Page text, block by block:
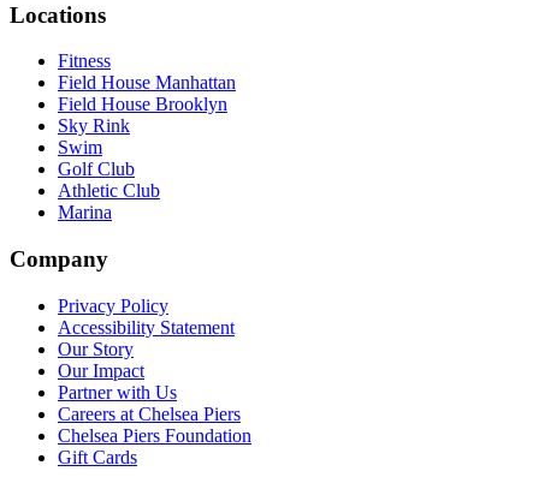
Locations​​​​‌ ‍ ​‍​‍‌‍ ‌ ​‍‌‍‍‌‌‍‌ ‌‍‍‌‌‍ ‍​‍​‍​ ‍‍​‍​‍‌ ​ ‌‍​‌‌‍ ‍‌‍‍‌‌ ‌​‌ ‍‌​‍ ‍‌‍‍‌‌‍ ​‍​‍​‍ ​​‍​‍‌‍‍​‌ ​‍‌‍‌‌‌‍‌‍​‍​‍​ ‍‍​‍​‍‌‍‍​‌ ‌​‌ ‌​‌ ​​‌ ​ ​ ‍‍​‍ ​‍ ‌‍​ ‌‍‍​‌‍‌‌‌‍ ​‌ ​ ‌‍‌‌‌‍​‌‌ ​​‌‍‍‌‌‍‌‌‌ ​‍‌ ​ ​‍ ‍‌ ​ ‌‍​‌‌‍ ‍‌‍‍‌‌ ‌​‌ ‍‌​‍ ‍‌ ​ ‌ ‌​‌ ‌‌‌‍‌​‌‍‍‌‌‍ ​‍ ‌‍‍‌‌‍ ‍‌ ‌​‌‍‌‌‌‍ ‍‌ ‌​​‍ ‌‍‌‌‌‍‌​‌‍‍‌‌ ‌​​‍ ‌‍ ‌‌‍ ‌‍‌​‌‍‌‌​ ‌‌ ​​‌ ​‍‌‍‌‌‌ ​ ‌‍‌‌‌‍ ‍‌ ‌​‌‍​‌‌ ‌​‌‍‍‌‌‍ ‌‍ ‍​ ‍ ‌‍‍‌‌‍‌​​ ‌‌‍‌‍‌‍ ‌‍ ‌ ‌​‌‍‌‌‌ ​‍​ ‍ ‌ ‌​‌ ‍‌‌ ​​‌‍‌‌​ ‌‌‍‌‍‌‍ ‌‍ ‌ ‌​‌‍‌‌‌ ​‍​ ‍ ‌ ​​‌‍​‌‌ ‌​‌‍‍​​ ‌‌‍​ ‌‍ ‌‍ ​‌ ‌‌‌‍ ‌‌‍ ‍‌ ​ ​‍‌‌​ ‌‌‌​​‍‌‌ ‌‍‍ ‌‍‌‌‌ ‍‌​‍‌‌​ ​ ‌​‌​​‍‌‌​ ​ ‌​‌​​‍‌‌​ ​‍​ ​‍‌‍‌‌‌‍​‍​ ​‍​ ‍​‌‍​ ​ ‌‌‌‍​ ‌‍​ ‌‍‌‌‌‍​‍‌‍​‌​ ​‌​‍‌‌​ ​‍​ ​‍​‍‌‌​ ‌‌‌​‌​​‍ ‍‌ ‌​‌‍‍‌‌ ‌​‌‍ ​‌‍‌‌​ ‌‍​‍‌‍​‌‌ ​ ‌‍‌‌‌‌‌‌‌ ​‍‌‍ ​​ ‌‌‍‍​‌ ‌​‌ ‌​‌ ​​‌ ​ ​‍‌‌​ ​ ‌​​‌​‍‌‌​ ​‍‌​‌‍​‍‌‌​ ​‍‌​‌‍‌‍​ ‌‍‍​‌‍‌‌‌‍ ​‌ ​ ‌‍‌‌‌‍​‌‌ ​​‌‍‍‌‌‍‌‌‌ ​‍‌ ​ ​‍ ‍‌ ​ ‌‍​‌‌‍ ‍‌‍‍‌‌ ‌​‌ ‍‌​‍ ‍‌ ​ ‌ ‌​‌ ‌‌‌‍‌​‌‍‍‌‌‍ ​‍‌‍‌‍‍‌‌‍‌​​ ‌‌‍‌‍‌‍ ‌‍ ‌ ‌​‌‍‌‌‌ ​‍​‍‌‍‌ ‌​‌ ‍‌‌ ​​‌‍‌‌​ ‌‌‍‌‍‌‍ ‌‍ ‌ ‌​‌‍‌‌‌ ​‍​‍‌‍‌ ​​‌‍​‌‌ ‌​‌‍‍​​ ‌‌‍​ ‌‍ ‌‍ ​‌ ‌‌‌‍ ‌‌‍ ‍‌ ​ ​‍‌‌​ ‌‌‌​​‍‌‌ ‌‍‍ ‌‍‌‌‌ ‍‌​‍‌‌​ ​ ‌​‌​​‍‌‌​ ​ ‌​‌​​‍‌‌​ ​‍​ ​‍‌‍‌‌‌‍​‍​ ​‍​ ‍​‌‍​ ​ ‌‌‌‍​ ‌‍​ ‌‍‌‌‌‍​‍‌‍​‌​ ​‌​‍‌‌​ ​‍​ ​‍​‍‌‌​ ‌‌‌​‌​​‍ ‍‌ ‌​‌‍‍‌‌ ‌​‌‍ ​‌‍‌‌​‍‌‍‌ ​​‌‍‌‌‌ ​‍‌ ​ ‌ ​​‌‍‌‌‌‍​ ‌ ‌​‌‍‍‌‌ ‌‍‌‍‌‌​ ‌‌ ​​‌ ‌‌‌‍​‍‌‍ ​‌‍‍‌‌ ​ ‌‍‍​‌‍‌‌‌‍‌​​‍​‍‌ ‌
Fitness​​​​‌ ‍ ​‍​‍‌‍ ‌ ​‍‌‍‍‌‌‍‌ ‌‍‍‌‌‍ ‍​‍​‍​ ‍‍​‍​‍‌ ​ ‌‍​‌‌‍ ‍‌‍‍‌‌ ‌​‌ ‍‌​‍ ‍‌‍‍‌‌‍ ​‍​‍​‍ ​​‍​‍‌‍‍​‌ ​‍‌‍‌‌‌‍‌‍​‍​‍​ ‍‍​‍​‍‌‍‍​‌ ‌​‌ ‌​‌ ​​‌ ​ ​ ‍‍​‍ ​‍ ‌‍​ ‌‍‍​‌‍‌‌‌‍ ​‌ ​ ‌‍‌‌‌‍​‌‌ ​​‌‍‍‌‌‍‌‌‌ ​‍‌ ​ ​‍ ‍‌ ​ ‌‍​‌‌‍ ‍‌‍‍‌‌ ‌​‌ ‍‌​‍ ‍‌ ​ ‌ ‌​‌ ‌‌‌‍‌​‌‍‍‌‌‍ ​‍ ‌‍‍‌‌‍ ‍‌ ‌​‌‍‌‌‌‍ ‍‌ ‌​​‍ ‌‍‌‌‌‍‌​‌‍‍‌‌ ‌​​‍ ‌‍ ‌‌‍ ‌‍‌​‌‍‌‌​ ‌‌ ​​‌ ​‍‌‍‌‌‌ ​ ‌‍‌‌‌‍ ‍‌ ‌​‌‍​‌‌ ‌​‌‍‍‌‌‍ ‌‍ ‍​ ‍ ‌‍‍‌‌‍‌​​ ‌‌‍‌‍‌‍ ‌‍ ‌ ‌​‌‍‌‌‌ ​‍​ ‍ ‌ ‌​‌ ‍‌‌ ​​‌‍‌‌​ ‌‌‍‌‍‌‍ ‌‍ ‌ ‌​‌‍‌‌‌ ​‍​ ‍ ‌ ​​‌‍​‌‌ ‌​‌‍‍​​ ‌‌‍​ ‌‍ ‌‍ ​‌ ‌‌‌‍ ‌‌‍ ‍‌ ​ ​‍‌‌​ ‌‌‌​​‍‌‌ ‌‍‍ ‌‍‌‌‌ ‍‌​‍‌‌​ ​ ‌​‌​​‍‌‌​ ​ ‌​‌​​‍‌‌​ ​‍​ ​‍‌‍‌‌‌‍​‍​ ​‍​ ‍​‌‍​ ​ ‌‌‌‍​ ‌‍​ ‌‍‌‌‌‍​‍‌‍​‌​ ​‌​‍‌‌​ ​‍​ ​‍​‍‌‌​ ‌‌‌​‌​​‍ ‍‌‍ ​‌‍‍‌‌‍ ‍‌‍‍ ‌ ​ ​‍‌‌​ ‌‌‌​​‍‌‌ ‌‍‍ ‌‍‌‌‌ ‍‌​‍‌‌​ ​ ‌​‌​​‍‌‌​ ​ ‌​‌​​‍‌‌​ ​‍​ ​‍​ ​‍​ ​ ​ ​ ‌‍​ ‌‍‌‌​ ‍​​ ‌‍​ ​‌​ ‌​‌‍​‌‌‍​ ​ ‍‌​‍‌‌​ ​‍​ ​‍​‍‌‌​ ‌‌‌​‌​​‍ ‍‌‍ ‍‌‍​‌‌‍ ‌‌‍‌‌​ ‌‍​‍‌‍​‌‌ ​ ‌‍‌‌‌‌‌‌‌ ​‍‌‍ ​​ ‌‌‍‍​‌ ‌​‌ ‌​‌ ​​‌ ​ ​‍‌‌​ ​ ‌​​‌​‍‌‌​ ​‍‌​‌‍​‍‌‌​ ​‍‌​‌‍‌‍​ ‌‍‍​‌‍‌‌‌‍ ​‌ ​ ‌‍‌‌‌‍​‌‌ ​​‌‍‍‌‌‍‌‌‌ ​‍‌ ​ ​‍ ‍‌ ​ ‌‍​‌‌‍ ‍‌‍‍‌‌ ‌​‌ ‍‌​‍ ‍‌ ​ ‌ ‌​‌ ‌‌‌‍‌​‌‍‍‌‌‍ ​‍‌‍‌‍‍‌‌‍‌​​ ‌‌‍‌‍‌‍ ‌‍ ‌ ‌​‌‍‌‌‌ ​‍​‍‌‍‌ ‌​‌ ‍‌‌ ​​‌‍‌‌​ ‌‌‍‌‍‌‍ ‌‍ ‌ ‌​‌‍‌‌‌ ​‍​‍‌‍‌ ​​‌‍​‌‌ ‌​‌‍‍​​ ‌‌‍​ ‌‍ ‌‍ ​‌ ‌‌‌‍ ‌‌‍ ‍‌ ​ ​‍‌‌​ ‌‌‌​​‍‌‌ ‌‍‍ ‌‍‌‌‌ ‍‌​‍‌‌​ ​ ‌​‌​​‍‌‌​ ​ ‌​‌​​‍‌‌​ ​‍​ ​‍‌‍‌‌‌‍​‍​ ​‍​ ‍​‌‍​ ​ ‌‌‌‍​ ‌‍​ ‌‍‌‌‌‍​‍‌‍​‌​ ​‌​‍‌‌​ ​‍​ ​‍​‍‌‌​ ‌‌‌​‌​​‍ ‍‌‍ ​‌‍‍‌‌‍ ‍‌‍‍ ‌ ​ ​‍‌‌​ ‌‌‌​​‍‌‌ ‌‍‍ ‌‍‌‌‌ ‍‌​‍‌‌​ ​ ‌​‌​​‍‌‌​ ​ ‌​‌​​‍‌‌​ ​‍​ ​‍​ ​‍​ ​ ​ ​ ‌‍​ ‌‍‌‌​ ‍​​ ‌‍​ ​‌​ ‌​‌‍​‌‌‍​ ​ ‍‌​‍‌‌​ ​‍​ ​‍​‍‌‌​ ‌‌‌​‌​​‍ ‍‌‍ ‍‌‍​‌‌‍ ‌‌‍‌‌​‍‌‍‌ ​​‌‍‌‌‌ ​‍‌ ​ ‌ ​​‌‍‌‌‌‍​ ‌ ‌​‌‍‍‌‌ ‌‍‌‍‌‌​ ‌‌ ​​‌ ‌‌‌‍​‍‌‍ ​‌‍‍‌‌ ​ ‌‍‍​‌‍‌‌‌‍‌​​‍​‍‌ ‌
Field House Manhattan​​​​‌ ‍ ​‍​‍‌‍ ‌ ​‍‌‍‍‌‌‍‌ ‌‍‍‌‌‍ ‍​‍​‍​ ‍‍​‍​‍‌ ​ ‌‍​‌‌‍ ‍‌‍‍‌‌ ‌​‌ ‍‌​‍ ‍‌‍‍‌‌‍ ​‍​‍​‍ ​​‍​‍‌‍‍​‌ ​‍‌‍‌‌‌‍‌‍​‍​‍​ ‍‍​‍​‍‌‍‍​‌ ‌​‌ ‌​‌ ​​‌ ​ ​ ‍‍​‍ ​‍ ‌‍​ ‌‍‍​‌‍‌‌‌‍ ​‌ ​ ‌‍‌‌‌‍​‌‌ ​​‌‍‍‌‌‍‌‌‌ ​‍‌ ​ ​‍ ‍‌ ​ ‌‍​‌‌‍ ‍‌‍‍‌‌ ‌​‌ ‍‌​‍ ‍‌ ​ ‌ ‌​‌ ‌‌‌‍‌​‌‍‍‌‌‍ ​‍ ‌‍‍‌‌‍ ‍‌ ‌​‌‍‌‌‌‍ ‍‌ ‌​​‍ ‌‍‌‌‌‍‌​‌‍‍‌‌ ‌​​‍ ‌‍ ‌‌‍ ‌‍‌​‌‍‌‌​ ‌‌ ​​‌ ​‍‌‍‌‌‌ ​ ‌‍‌‌‌‍ ‍‌ ‌​‌‍​‌‌ ‌​‌‍‍‌‌‍ ‌‍ ‍​ ‍ ‌‍‍‌‌‍‌​​ ‌‌‍‌‍‌‍ ‌‍ ‌ ‌​‌‍‌‌‌ ​‍​ ‍ ‌ ‌​‌ ‍‌‌ ​​‌‍‌‌​ ‌‌‍‌‍‌‍ ‌‍ ‌ ‌​‌‍‌‌‌ ​‍​ ‍ ‌ ​​‌‍​‌‌ ‌​‌‍‍​​ ‌‌‍​ ‌‍ ‌‍ ​‌ ‌‌‌‍ ‌‌‍ ‍‌ ​ ​‍‌‌​ ‌‌‌​​‍‌‌ ‌‍‍ ‌‍‌‌‌ ‍‌​‍‌‌​ ​ ‌​‌​​‍‌‌​ ​ ‌​‌​​‍‌‌​ ​‍​ ​‍‌‍‌‌‌‍​‍​ ​‍​ ‍​‌‍​ ​ ‌‌‌‍​ ‌‍​ ‌‍‌‌‌‍​‍‌‍​‌​ ​‌​‍‌‌​ ​‍​ ​‍​‍‌‌​ ‌‌‌​‌​​‍ ‍‌‍ ​‌‍‍‌‌‍ ‍‌‍‍ ‌ ​ ​‍‌‌​ ‌‌‌​​‍‌‌ ‌‍‍ ‌‍‌‌‌ ‍‌​‍‌‌​ ​ ‌​‌​​‍‌‌​ ​ ‌​‌​​‍‌‌​ ​‍​ ​‍​ ​‌​ ​ ​ ​‌‌‍​‍​ ​​​ ​‌‌‍​‌​ ‌ ​ ​‍​ ​‍​ ‌‍​ ‌​​‍‌‌​ ​‍​ ​‍​‍‌‌​ ‌‌‌​‌​​‍ ‍‌‍ ‍‌‍​‌‌‍ ‌‌‍‌‌​ ‌‍​‍‌‍​‌‌ ​ ‌‍‌‌‌‌‌‌‌ ​‍‌‍ ​​ ‌‌‍‍​‌ ‌​‌ ‌​‌ ​​‌ ​ ​‍‌‌​ ​ ‌​​‌​‍‌‌​ ​‍‌​‌‍​‍‌‌​ ​‍‌​‌‍‌‍​ ‌‍‍​‌‍‌‌‌‍ ​‌ ​ ‌‍‌‌‌‍​‌‌ ​​‌‍‍‌‌‍‌‌‌ ​‍‌ ​ ​‍ ‍‌ ​ ‌‍​‌‌‍ ‍‌‍‍‌‌ ‌​‌ ‍‌​‍ ‍‌ ​ ‌ ‌​‌ ‌‌‌‍‌​‌‍‍‌‌‍ ​‍‌‍‌‍‍‌‌‍‌​​ ‌‌‍‌‍‌‍ ‌‍ ‌ ‌​‌‍‌‌‌ ​‍​‍‌‍‌ ‌​‌ ‍‌‌ ​​‌‍‌‌​ ‌‌‍‌‍‌‍ ‌‍ ‌ ‌​‌‍‌‌‌ ​‍​‍‌‍‌ ​​‌‍​‌‌ ‌​‌‍‍​​ ‌‌‍​ ‌‍ ‌‍ ​‌ ‌‌‌‍ ‌‌‍ ‍‌ ​ ​‍‌‌​ ‌‌‌​​‍‌‌ ‌‍‍ ‌‍‌‌‌ ‍‌​‍‌‌​ ​ ‌​‌​​‍‌‌​ ​ ‌​‌​​‍‌‌​ ​‍​ ​‍‌‍‌‌‌‍​‍​ ​‍​ ‍​‌‍​ ​ ‌‌‌‍​ ‌‍​ ‌‍‌‌‌‍​‍‌‍​‌​ ​‌​‍‌‌​ ​‍​ ​‍​‍‌‌​ ‌‌‌​‌​​‍ ‍‌‍ ​‌‍‍‌‌‍ ‍‌‍‍ ‌ ​ ​‍‌‌​ ‌‌‌​​‍‌‌ ‌‍‍ ‌‍‌‌‌ ‍‌​‍‌‌​ ​ ‌​‌​​‍‌‌​ ​ ‌​‌​​‍‌‌​ ​‍​ ​‍​ ​‌​ ​ ​ ​‌‌‍​‍​ ​​​ ​‌‌‍​‌​ ‌ ​ ​‍​ ​‍​ ‌‍​ ‌​​‍‌‌​ ​‍​ ​‍​‍‌‌​ ‌‌‌​‌​​‍ ‍‌‍ ‍‌‍​‌‌‍ ‌‌‍‌‌​‍‌‍‌ ​​‌‍‌‌‌ ​‍‌ ​ ‌ ​​‌‍‌‌‌‍​ ‌ ‌​‌‍‍‌‌ ‌‍‌‍‌‌​ ‌‌ ​​‌ ‌‌‌‍​‍‌‍ ​‌‍‍‌‌ ​ ‌‍‍​‌‍‌‌‌‍‌​​‍​‍‌ ‌
Field House Brooklyn​​​​‌ ‍ ​‍​‍‌‍ ‌ ​‍‌‍‍‌‌‍‌ ‌‍‍‌‌‍ ‍​‍​‍​ ‍‍​‍​‍‌ ​ ‌‍​‌‌‍ ‍‌‍‍‌‌ ‌​‌ ‍‌​‍ ‍‌‍‍‌‌‍ ​‍​‍​‍ ​​‍​‍‌‍‍​‌ ​‍‌‍‌‌‌‍‌‍​‍​‍​ ‍‍​‍​‍‌‍‍​‌ ‌​‌ ‌​‌ ​​‌ ​ ​ ‍‍​‍ ​‍ ‌‍​ ‌‍‍​‌‍‌‌‌‍ ​‌ ​ ‌‍‌‌‌‍​‌‌ ​​‌‍‍‌‌‍‌‌‌ ​‍‌ ​ ​‍ ‍‌ ​ ‌‍​‌‌‍ ‍‌‍‍‌‌ ‌​‌ ‍‌​‍ ‍‌ ​ ‌ ‌​‌ ‌‌‌‍‌​‌‍‍‌‌‍ ​‍ ‌‍‍‌‌‍ ‍‌ ‌​‌‍‌‌‌‍ ‍‌ ‌​​‍ ‌‍‌‌‌‍‌​‌‍‍‌‌ ‌​​‍ ‌‍ ‌‌‍ ‌‍‌​‌‍‌‌​ ‌‌ ​​‌ ​‍‌‍‌‌‌ ​ ‌‍‌‌‌‍ ‍‌ ‌​‌‍​‌‌ ‌​‌‍‍‌‌‍ ‌‍ ‍​ ‍ ‌‍‍‌‌‍‌​​ ‌‌‍‌‍‌‍ ‌‍ ‌ ‌​‌‍‌‌‌ ​‍​ ‍ ‌ ‌​‌ ‍‌‌ ​​‌‍‌‌​ ‌‌‍‌‍‌‍ ‌‍ ‌ ‌​‌‍‌‌‌ ​‍​ ‍ ‌ ​​‌‍​‌‌ ‌​‌‍‍​​ ‌‌‍​ ‌‍ ‌‍ ​‌ ‌‌‌‍ ‌‌‍ ‍‌ ​ ​‍‌‌​ ‌‌‌​​‍‌‌ ‌‍‍ ‌‍‌‌‌ ‍‌​‍‌‌​ ​ ‌​‌​​‍‌‌​ ​ ‌​‌​​‍‌‌​ ​‍​ ​‍‌‍‌‌‌‍​‍​ ​‍​ ‍​‌‍​ ​ ‌‌‌‍​ ‌‍​ ‌‍‌‌‌‍​‍‌‍​‌​ ​‌​‍‌‌​ ​‍​ ​‍​‍‌‌​ ‌‌‌​‌​​‍ ‍‌‍ ​‌‍‍‌‌‍ ‍‌‍‍ ‌ ​ ​‍‌‌​ ‌‌‌​​‍‌‌ ‌‍‍ ‌‍‌‌‌ ‍‌​‍‌‌​ ​ ‌​‌​​‍‌‌​ ​ ‌​‌​​‍‌‌​ ​‍​ ​‍​ ‌‍​ ‍​​ ‌ ‌‍‌​​ ​‌​ ​‍​ ‌‌​ ‌‍​ ​‍​ ​‌‌‍​ ​ ​‌​‍‌‌​ ​‍​ ​‍​‍‌‌​ ‌‌‌​‌​​‍ ‍‌‍ ‍‌‍​‌‌‍ ‌‌‍‌‌​ ‌‍​‍‌‍​‌‌ ​ ‌‍‌‌‌‌‌‌‌ ​‍‌‍ ​​ ‌‌‍‍​‌ ‌​‌ ‌​‌ ​​‌ ​ ​‍‌‌​ ​ ‌​​‌​‍‌‌​ ​‍‌​‌‍​‍‌‌​ ​‍‌​‌‍‌‍​ ‌‍‍​‌‍‌‌‌‍ ​‌ ​ ‌‍‌‌‌‍​‌‌ ​​‌‍‍‌‌‍‌‌‌ ​‍‌ ​ ​‍ ‍‌ ​ ‌‍​‌‌‍ ‍‌‍‍‌‌ ‌​‌ ‍‌​‍ ‍‌ ​ ‌ ‌​‌ ‌‌‌‍‌​‌‍‍‌‌‍ ​‍‌‍‌‍‍‌‌‍‌​​ ‌‌‍‌‍‌‍ ‌‍ ‌ ‌​‌‍‌‌‌ ​‍​‍‌‍‌ ‌​‌ ‍‌‌ ​​‌‍‌‌​ ‌‌‍‌‍‌‍ ‌‍ ‌ ‌​‌‍‌‌‌ ​‍​‍‌‍‌ ​​‌‍​‌‌ ‌​‌‍‍​​ ‌‌‍​ ‌‍ ‌‍ ​‌ ‌‌‌‍ ‌‌‍ ‍‌ ​ ​‍‌‌​ ‌‌‌​​‍‌‌ ‌‍‍ ‌‍‌‌‌ ‍‌​‍‌‌​ ​ ‌​‌​​‍‌‌​ ​ ‌​‌​​‍‌‌​ ​‍​ ​‍‌‍‌‌‌‍​‍​ ​‍​ ‍​‌‍​ ​ ‌‌‌‍​ ‌‍​ ‌‍‌‌‌‍​‍‌‍​‌​ ​‌​‍‌‌​ ​‍​ ​‍​‍‌‌​ ‌‌‌​‌​​‍ ‍‌‍ ​‌‍‍‌‌‍ ‍‌‍‍ ‌ ​ ​‍‌‌​ ‌‌‌​​‍‌‌ ‌‍‍ ‌‍‌‌‌ ‍‌​‍‌‌​ ​ ‌​‌​​‍‌‌​ ​ ‌​‌​​‍‌‌​ ​‍​ ​‍​ ‌‍​ ‍​​ ‌ ‌‍‌​​ ​‌​ ​‍​ ‌‌​ ‌‍​ ​‍​ ​‌‌‍​ ​ ​‌​‍‌‌​ ​‍​ ​‍​‍‌‌​ ‌‌‌​‌​​‍ ‍‌‍ ‍‌‍​‌‌‍ ‌‌‍‌‌​‍‌‍‌ ​​‌‍‌‌‌ ​‍‌ ​ ‌ ​​‌‍‌‌‌‍​ ‌ ‌​‌‍‍‌‌ ‌‍‌‍‌‌​ ‌‌ ​​‌ ‌‌‌‍​‍‌‍ ​‌‍‍‌‌ ​ ‌‍‍​‌‍‌‌‌‍‌​​‍​‍‌ ‌
Sky Rink​​​​‌ ‍ ​‍​‍‌‍ ‌ ​‍‌‍‍‌‌‍‌ ‌‍‍‌‌‍ ‍​‍​‍​ ‍‍​‍​‍‌ ​ ‌‍​‌‌‍ ‍‌‍‍‌‌ ‌​‌ ‍‌​‍ ‍‌‍‍‌‌‍ ​‍​‍​‍ ​​‍​‍‌‍‍​‌ ​‍‌‍‌‌‌‍‌‍​‍​‍​ ‍‍​‍​‍‌‍‍​‌ ‌​‌ ‌​‌ ​​‌ ​ ​ ‍‍​‍ ​‍ ‌‍​ ‌‍‍​‌‍‌‌‌‍ ​‌ ​ ‌‍‌‌‌‍​‌‌ ​​‌‍‍‌‌‍‌‌‌ ​‍‌ ​ ​‍ ‍‌ ​ ‌‍​‌‌‍ ‍‌‍‍‌‌ ‌​‌ ‍‌​‍ ‍‌ ​ ‌ ‌​‌ ‌‌‌‍‌​‌‍‍‌‌‍ ​‍ ‌‍‍‌‌‍ ‍‌ ‌​‌‍‌‌‌‍ ‍‌ ‌​​‍ ‌‍‌‌‌‍‌​‌‍‍‌‌ ‌​​‍ ‌‍ ‌‌‍ ‌‍‌​‌‍‌‌​ ‌‌ ​​‌ ​‍‌‍‌‌‌ ​ ‌‍‌‌‌‍ ‍‌ ‌​‌‍​‌‌ ‌​‌‍‍‌‌‍ ‌‍ ‍​ ‍ ‌‍‍‌‌‍‌​​ ‌‌‍‌‍‌‍ ‌‍ ‌ ‌​‌‍‌‌‌ ​‍​ ‍ ‌ ‌​‌ ‍‌‌ ​​‌‍‌‌​ ‌‌‍‌‍‌‍ ‌‍ ‌ ‌​‌‍‌‌‌ ​‍​ ‍ ‌ ​​‌‍​‌‌ ‌​‌‍‍​​ ‌‌‍​ ‌‍ ‌‍ ​‌ ‌‌‌‍ ‌‌‍ ‍‌ ​ ​‍‌‌​ ‌‌‌​​‍‌‌ ‌‍‍ ‌‍‌‌‌ ‍‌​‍‌‌​ ​ ‌​‌​​‍‌‌​ ​ ‌​‌​​‍‌‌​ ​‍​ ​‍‌‍‌‌‌‍​‍​ ​‍​ ‍​‌‍​ ​ ‌‌‌‍​ ‌‍​ ‌‍‌‌‌‍​‍‌‍​‌​ ​‌​‍‌‌​ ​‍​ ​‍​‍‌‌​ ‌‌‌​‌​​‍ ‍‌‍ ​‌‍‍‌‌‍ ‍‌‍‍ ‌ ​ ​‍‌‌​ ‌‌‌​​‍‌‌ ‌‍‍ ‌‍‌‌‌ ‍‌​‍‌‌​ ​ ‌​‌​​‍‌‌​ ​ ‌​‌​​‍‌‌​ ​‍​ ​‍​ ‌​​ ‌ ‌‍‌‍‌‍‌‍​ ​​​ ‌‍​ ‌‌​ ‌​‌‍‌​‌‍‌​​ ​‌‌‍​‍​‍‌‌​ ​‍​ ​‍​‍‌‌​ ‌‌‌​‌​​‍ ‍‌‍ ‍‌‍​‌‌‍ ‌‌‍‌‌​ ‌‍​‍‌‍​‌‌ ​ ‌‍‌‌‌‌‌‌‌ ​‍‌‍ ​​ ‌‌‍‍​‌ ‌​‌ ‌​‌ ​​‌ ​ ​‍‌‌​ ​ ‌​​‌​‍‌‌​ ​‍‌​‌‍​‍‌‌​ ​‍‌​‌‍‌‍​ ‌‍‍​‌‍‌‌‌‍ ​‌ ​ ‌‍‌‌‌‍​‌‌ ​​‌‍‍‌‌‍‌‌‌ ​‍‌ ​ ​‍ ‍‌ ​ ‌‍​‌‌‍ ‍‌‍‍‌‌ ‌​‌ ‍‌​‍ ‍‌ ​ ‌ ‌​‌ ‌‌‌‍‌​‌‍‍‌‌‍ ​‍‌‍‌‍‍‌‌‍‌​​ ‌‌‍‌‍‌‍ ‌‍ ‌ ‌​‌‍‌‌‌ ​‍​‍‌‍‌ ‌​‌ ‍‌‌ ​​‌‍‌‌​ ‌‌‍‌‍‌‍ ‌‍ ‌ ‌​‌‍‌‌‌ ​‍​‍‌‍‌ ​​‌‍​‌‌ ‌​‌‍‍​​ ‌‌‍​ ‌‍ ‌‍ ​‌ ‌‌‌‍ ‌‌‍ ‍‌ ​ ​‍‌‌​ ‌‌‌​​‍‌‌ ‌‍‍ ‌‍‌‌‌ ‍‌​‍‌‌​ ​ ‌​‌​​‍‌‌​ ​ ‌​‌​​‍‌‌​ ​‍​ ​‍‌‍‌‌‌‍​‍​ ​‍​ ‍​‌‍​ ​ ‌‌‌‍​ ‌‍​ ‌‍‌‌‌‍​‍‌‍​‌​ ​‌​‍‌‌​ ​‍​ ​‍​‍‌‌​ ‌‌‌​‌​​‍ ‍‌‍ ​‌‍‍‌‌‍ ‍‌‍‍ ‌ ​ ​‍‌‌​ ‌‌‌​​‍‌‌ ‌‍‍ ‌‍‌‌‌ ‍‌​‍‌‌​ ​ ‌​‌​​‍‌‌​ ​ ‌​‌​​‍‌‌​ ​‍​ ​‍​ ‌​​ ‌ ‌‍‌‍‌‍‌‍​ ​​​ ‌‍​ ‌‌​ ‌​‌‍‌​‌‍‌​​ ​‌‌‍​‍​‍‌‌​ ​‍​ ​‍​‍‌‌​ ‌‌‌​‌​​‍ ‍‌‍ ‍‌‍​‌‌‍ ‌‌‍‌‌​‍‌‍‌ ​​‌‍‌‌‌ ​‍‌ ​ ‌ ​​‌‍‌‌‌‍​ ‌ ‌​‌‍‍‌‌ ‌‍‌‍‌‌​ ‌‌ ​​‌ ‌‌‌‍​‍‌‍ ​‌‍‍‌‌ ​ ‌‍‍​‌‍‌‌‌‍‌​​‍​‍‌ ‌
Swim​​​​‌ ‍ ​‍​‍‌‍ ‌ ​‍‌‍‍‌‌‍‌ ‌‍‍‌‌‍ ‍​‍​‍​ ‍‍​‍​‍‌ ​ ‌‍​‌‌‍ ‍‌‍‍‌‌ ‌​‌ ‍‌​‍ ‍‌‍‍‌‌‍ ​‍​‍​‍ ​​‍​‍‌‍‍​‌ ​‍‌‍‌‌‌‍‌‍​‍​‍​ ‍‍​‍​‍‌‍‍​‌ ‌​‌ ‌​‌ ​​‌ ​ ​ ‍‍​‍ ​‍ ‌‍​ ‌‍‍​‌‍‌‌‌‍ ​‌ ​ ‌‍‌‌‌‍​‌‌ ​​‌‍‍‌‌‍‌‌‌ ​‍‌ ​ ​‍ ‍‌ ​ ‌‍​‌‌‍ ‍‌‍‍‌‌ ‌​‌ ‍‌​‍ ‍‌ ​ ‌ ‌​‌ ‌‌‌‍‌​‌‍‍‌‌‍ ​‍ ‌‍‍‌‌‍ ‍‌ ‌​‌‍‌‌‌‍ ‍‌ ‌​​‍ ‌‍‌‌‌‍‌​‌‍‍‌‌ ‌​​‍ ‌‍ ‌‌‍ ‌‍‌​‌‍‌‌​ ‌‌ ​​‌ ​‍‌‍‌‌‌ ​ ‌‍‌‌‌‍ ‍‌ ‌​‌‍​‌‌ ‌​‌‍‍‌‌‍ ‌‍ ‍​ ‍ ‌‍‍‌‌‍‌​​ ‌‌‍‌‍‌‍ ‌‍ ‌ ‌​‌‍‌‌‌ ​‍​ ‍ ‌ ‌​‌ ‍‌‌ ​​‌‍‌‌​ ‌‌‍‌‍‌‍ ‌‍ ‌ ‌​‌‍‌‌‌ ​‍​ ‍ ‌ ​​‌‍​‌‌ ‌​‌‍‍​​ ‌‌‍​ ‌‍ ‌‍ ​‌ ‌‌‌‍ ‌‌‍ ‍‌ ​ ​‍‌‌​ ‌‌‌​​‍‌‌ ‌‍‍ ‌‍‌‌‌ ‍‌​‍‌‌​ ​ ‌​‌​​‍‌‌​ ​ ‌​‌​​‍‌‌​ ​‍​ ​‍‌‍‌‌‌‍​‍​ ​‍​ ‍​‌‍​ ​ ‌‌‌‍​ ‌‍​ ‌‍‌‌‌‍​‍‌‍​‌​ ​‌​‍‌‌​ ​‍​ ​‍​‍‌‌​ ‌‌‌​‌​​‍ ‍‌‍ ​‌‍‍‌‌‍ ‍‌‍‍ ‌ ​ ​‍‌‌​ ‌‌‌​​‍‌‌ ‌‍‍ ‌‍‌‌‌ ‍‌​‍‌‌​ ​ ‌​‌​​‍‌‌​ ​ ‌​‌​​‍‌‌​ ​‍​ ​‍‌‍‌‍‌‍‌‍​ ​​​ ‌‌​ ‌‌​ ‌​​ ​‍‌‍​ ​ ​‌​ ​ ‌‍​ ‌‍​‌‌‍​ ‌‍‌‌​ ‌‍​ ​‌​ ​ ‌‍​ ‌‍​‍​ ‌​​ ‍​‌‍‌​​ ‍​​ ‌‍​ ‌‌‌‍​‍​ ‌​​ ‌​​ ​‌​ ‍‌​ ‍‌‌‍​ ​‍‌‌​ ​‍​ ​‍​‍‌‌​ ‌‌‌​‌​​‍ ‍‌‍ ‍‌‍​‌‌‍ ‌‌‍‌‌​ ‌‍​‍‌‍​‌‌ ​ ‌‍‌‌‌‌‌‌‌ ​‍‌‍ ​​ ‌‌‍‍​‌ ‌​‌ ‌​‌ ​​‌ ​ ​‍‌‌​ ​ ‌​​‌​‍‌‌​ ​‍‌​‌‍​‍‌‌​ ​‍‌​‌‍‌‍​ ‌‍‍​‌‍‌‌‌‍ ​‌ ​ ‌‍‌‌‌‍​‌‌ ​​‌‍‍‌‌‍‌‌‌ ​‍‌ ​ ​‍ ‍‌ ​ ‌‍​‌‌‍ ‍‌‍‍‌‌ ‌​‌ ‍‌​‍ ‍‌ ​ ‌ ‌​‌ ‌‌‌‍‌​‌‍‍‌‌‍ ​‍‌‍‌‍‍‌‌‍‌​​ ‌‌‍‌‍‌‍ ‌‍ ‌ ‌​‌‍‌‌‌ ​‍​‍‌‍‌ ‌​‌ ‍‌‌ ​​‌‍‌‌​ ‌‌‍‌‍‌‍ ‌‍ ‌ ‌​‌‍‌‌‌ ​‍​‍‌‍‌ ​​‌‍​‌‌ ‌​‌‍‍​​ ‌‌‍​ ‌‍ ‌‍ ​‌ ‌‌‌‍ ‌‌‍ ‍‌ ​ ​‍‌‌​ ‌‌‌​​‍‌‌ ‌‍‍ ‌‍‌‌‌ ‍‌​‍‌‌​ ​ ‌​‌​​‍‌‌​ ​ ‌​‌​​‍‌‌​ ​‍​ ​‍‌‍‌‌‌‍​‍​ ​‍​ ‍​‌‍​ ​ ‌‌‌‍​ ‌‍​ ‌‍‌‌‌‍​‍‌‍​‌​ ​‌​‍‌‌​ ​‍​ ​‍​‍‌‌​ ‌‌‌​‌​​‍ ‍‌‍ ​‌‍‍‌‌‍ ‍‌‍‍ ‌ ​ ​‍‌‌​ ‌‌‌​​‍‌‌ ‌‍‍ ‌‍‌‌‌ ‍‌​‍‌‌​ ​ ‌​‌​​‍‌‌​ ​ ‌​‌​​‍‌‌​ ​‍​ ​‍‌‍‌‍‌‍‌‍​ ​​​ ‌‌​ ‌‌​ ‌​​ ​‍‌‍​ ​ ​‌​ ​ ‌‍​ ‌‍​‌‌‍​ ‌‍‌‌​ ‌‍​ ​‌​ ​ ‌‍​ ‌‍​‍​ ‌​​ ‍​‌‍‌​​ ‍​​ ‌‍​ ‌‌‌‍​‍​ ‌​​ ‌​​ ​‌​ ‍‌​ ‍‌‌‍​ ​‍‌‌​ ​‍​ ​‍​‍‌‌​ ‌‌‌​‌​​‍ ‍‌‍ ‍‌‍​‌‌‍ ‌‌‍‌‌​‍‌‍‌ ​​‌‍‌‌‌ ​‍‌ ​ ‌ ​​‌‍‌‌‌‍​ ‌ ‌​‌‍‍‌‌ ‌‍‌‍‌‌​ ‌‌ ​​‌ ‌‌‌‍​‍‌‍ ​‌‍‍‌‌ ​ ‌‍‍​‌‍‌‌‌‍‌​​‍​‍‌ ‌
Golf Club​​​​‌ ‍ ​‍​‍‌‍ ‌ ​‍‌‍‍‌‌‍‌ ‌‍‍‌‌‍ ‍​‍​‍​ ‍‍​‍​‍‌ ​ ‌‍​‌‌‍ ‍‌‍‍‌‌ ‌​‌ ‍‌​‍ ‍‌‍‍‌‌‍ ​‍​‍​‍ ​​‍​‍‌‍‍​‌ ​‍‌‍‌‌‌‍‌‍​‍​‍​ ‍‍​‍​‍‌‍‍​‌ ‌​‌ ‌​‌ ​​‌ ​ ​ ‍‍​‍ ​‍ ‌‍​ ‌‍‍​‌‍‌‌‌‍ ​‌ ​ ‌‍‌‌‌‍​‌‌ ​​‌‍‍‌‌‍‌‌‌ ​‍‌ ​ ​‍ ‍‌ ​ ‌‍​‌‌‍ ‍‌‍‍‌‌ ‌​‌ ‍‌​‍ ‍‌ ​ ‌ ‌​‌ ‌‌‌‍‌​‌‍‍‌‌‍ ​‍ ‌‍‍‌‌‍ ‍‌ ‌​‌‍‌‌‌‍ ‍‌ ‌​​‍ ‌‍‌‌‌‍‌​‌‍‍‌‌ ‌​​‍ ‌‍ ‌‌‍ ‌‍‌​‌‍‌‌​ ‌‌ ​​‌ ​‍‌‍‌‌‌ ​ ‌‍‌‌‌‍ ‍‌ ‌​‌‍​‌‌ ‌​‌‍‍‌‌‍ ‌‍ ‍​ ‍ ‌‍‍‌‌‍‌​​ ‌‌‍‌‍‌‍ ‌‍ ‌ ‌​‌‍‌‌‌ ​‍​ ‍ ‌ ‌​‌ ‍‌‌ ​​‌‍‌‌​ ‌‌‍‌‍‌‍ ‌‍ ‌ ‌​‌‍‌‌‌ ​‍​ ‍ ‌ ​​‌‍​‌‌ ‌​‌‍‍​​ ‌‌‍​ ‌‍ ‌‍ ​‌ ‌‌‌‍ ‌‌‍ ‍‌ ​ ​‍‌‌​ ‌‌‌​​‍‌‌ ‌‍‍ ‌‍‌‌‌ ‍‌​‍‌‌​ ​ ‌​‌​​‍‌‌​ ​ ‌​‌​​‍‌‌​ ​‍​ ​‍‌‍‌‌‌‍​‍​ ​‍​ ‍​‌‍​ ​ ‌‌‌‍​ ‌‍​ ‌‍‌‌‌‍​‍‌‍​‌​ ​‌​‍‌‌​ ​‍​ ​‍​‍‌‌​ ‌‌‌​‌​​‍ ‍‌‍ ​‌‍‍‌‌‍ ‍‌‍‍ ‌ ​ ​‍‌‌​ ‌‌‌​​‍‌‌ ‌‍‍ ‌‍‌‌‌ ‍‌​‍‌‌​ ​ ‌​‌​​‍‌‌​ ​ ‌​‌​​‍‌‌​ ​‍​ ​‍​ ‌​‌‍‌‌​ ‌‍‌‍‌​​ ​‍​ ‌‍​ ​‍‌‍‌‍‌‍​‌‌‍​ ‌‍​ ‌‍​ ​‍‌‌​ ​‍​ ​‍​‍‌‌​ ‌‌‌​‌​​‍ ‍‌‍ ‍‌‍​‌‌‍ ‌‌‍‌‌​ ‌‍​‍‌‍​‌‌ ​ ‌‍‌‌‌‌‌‌‌ ​‍‌‍ ​​ ‌‌‍‍​‌ ‌​‌ ‌​‌ ​​‌ ​ ​‍‌‌​ ​ ‌​​‌​‍‌‌​ ​‍‌​‌‍​‍‌‌​ ​‍‌​‌‍‌‍​ ‌‍‍​‌‍‌‌‌‍ ​‌ ​ ‌‍‌‌‌‍​‌‌ ​​‌‍‍‌‌‍‌‌‌ ​‍‌ ​ ​‍ ‍‌ ​ ‌‍​‌‌‍ ‍‌‍‍‌‌ ‌​‌ ‍‌​‍ ‍‌ ​ ‌ ‌​‌ ‌‌‌‍‌​‌‍‍‌‌‍ ​‍‌‍‌‍‍‌‌‍‌​​ ‌‌‍‌‍‌‍ ‌‍ ‌ ‌​‌‍‌‌‌ ​‍​‍‌‍‌ ‌​‌ ‍‌‌ ​​‌‍‌‌​ ‌‌‍‌‍‌‍ ‌‍ ‌ ‌​‌‍‌‌‌ ​‍​‍‌‍‌ ​​‌‍​‌‌ ‌​‌‍‍​​ ‌‌‍​ ‌‍ ‌‍ ​‌ ‌‌‌‍ ‌‌‍ ‍‌ ​ ​‍‌‌​ ‌‌‌​​‍‌‌ ‌‍‍ ‌‍‌‌‌ ‍‌​‍‌‌​ ​ ‌​‌​​‍‌‌​ ​ ‌​‌​​‍‌‌​ ​‍​ ​‍‌‍‌‌‌‍​‍​ ​‍​ ‍​‌‍​ ​ ‌‌‌‍​ ‌‍​ ‌‍‌‌‌‍​‍‌‍​‌​ ​‌​‍‌‌​ ​‍​ ​‍​‍‌‌​ ‌‌‌​‌​​‍ ‍‌‍ ​‌‍‍‌‌‍ ‍‌‍‍ ‌ ​ ​‍‌‌​ ‌‌‌​​‍‌‌ ‌‍‍ ‌‍‌‌‌ ‍‌​‍‌‌​ ​ ‌​‌​​‍‌‌​ ​ ‌​‌​​‍‌‌​ ​‍​ ​‍​ ‌​‌‍‌‌​ ‌‍‌‍‌​​ ​‍​ ‌‍​ ​‍‌‍‌‍‌‍​‌‌‍​ ‌‍​ ‌‍​ ​‍‌‌​ ​‍​ ​‍​‍‌‌​ ‌‌‌​‌​​‍ ‍‌‍ ‍‌‍​‌‌‍ ‌‌‍‌‌​‍‌‍‌ ​​‌‍‌‌‌ ​‍‌ ​ ‌ ​​‌‍‌‌‌‍​ ‌ ‌​‌‍‍‌‌ ‌‍‌‍‌‌​ ‌‌ ​​‌ ‌‌‌‍​‍‌‍ ​‌‍‍‌‌ ​ ‌‍‍​‌‍‌‌‌‍‌​​‍​‍‌ ‌
Athletic Club​​​​‌ ‍ ​‍​‍‌‍ ‌ ​‍‌‍‍‌‌‍‌ ‌‍‍‌‌‍ ‍​‍​‍​ ‍‍​‍​‍‌ ​ ‌‍​‌‌‍ ‍‌‍‍‌‌ ‌​‌ ‍‌​‍ ‍‌‍‍‌‌‍ ​‍​‍​‍ ​​‍​‍‌‍‍​‌ ​‍‌‍‌‌‌‍‌‍​‍​‍​ ‍‍​‍​‍‌‍‍​‌ ‌​‌ ‌​‌ ​​‌ ​ ​ ‍‍​‍ ​‍ ‌‍​ ‌‍‍​‌‍‌‌‌‍ ​‌ ​ ‌‍‌‌‌‍​‌‌ ​​‌‍‍‌‌‍‌‌‌ ​‍‌ ​ ​‍ ‍‌ ​ ‌‍​‌‌‍ ‍‌‍‍‌‌ ‌​‌ ‍‌​‍ ‍‌ ​ ‌ ‌​‌ ‌‌‌‍‌​‌‍‍‌‌‍ ​‍ ‌‍‍‌‌‍ ‍‌ ‌​‌‍‌‌‌‍ ‍‌ ‌​​‍ ‌‍‌‌‌‍‌​‌‍‍‌‌ ‌​​‍ ‌‍ ‌‌‍ ‌‍‌​‌‍‌‌​ ‌‌ ​​‌ ​‍‌‍‌‌‌ ​ ‌‍‌‌‌‍ ‍‌ ‌​‌‍​‌‌ ‌​‌‍‍‌‌‍ ‌‍ ‍​ ‍ ‌‍‍‌‌‍‌​​ ‌‌‍‌‍‌‍ ‌‍ ‌ ‌​‌‍‌‌‌ ​‍​ ‍ ‌ ‌​‌ ‍‌‌ ​​‌‍‌‌​ ‌‌‍‌‍‌‍ ‌‍ ‌ ‌​‌‍‌‌‌ ​‍​ ‍ ‌ ​​‌‍​‌‌ ‌​‌‍‍​​ ‌‌‍​ ‌‍ ‌‍ ​‌ ‌‌‌‍ ‌‌‍ ‍‌ ​ ​‍‌‌​ ‌‌‌​​‍‌‌ ‌‍‍ ‌‍‌‌‌ ‍‌​‍‌‌​ ​ ‌​‌​​‍‌‌​ ​ ‌​‌​​‍‌‌​ ​‍​ ​‍‌‍‌‌‌‍​‍​ ​‍​ ‍​‌‍​ ​ ‌‌‌‍​ ‌‍​ ‌‍‌‌‌‍​‍‌‍​‌​ ​‌​‍‌‌​ ​‍​ ​‍​‍‌‌​ ‌‌‌​‌​​‍ ‍‌‍ ​‌‍‍‌‌‍ ‍‌‍‍ ‌ ​ ​‍‌‌​ ‌‌‌​​‍‌‌ ‌‍‍ ‌‍‌‌‌ ‍‌​‍‌‌​ ​ ‌​‌​​‍‌‌​ ​ ‌​‌​​‍‌‌​ ​‍​ ​‍​ ‍​‌‍​‌​ ​ ​ ‌​‌‍​‌​ ‌ ‌‍‌​‌‍​‌​ ​ ​ ‍​‌‍‌‌‌‍​ ​‍‌‌​ ​‍​ ​‍​‍‌‌​ ‌‌‌​‌​​‍ ‍‌‍ ‍‌‍​‌‌‍ ‌‌‍‌‌​ ‌‍​‍‌‍​‌‌ ​ ‌‍‌‌‌‌‌‌‌ ​‍‌‍ ​​ ‌‌‍‍​‌ ‌​‌ ‌​‌ ​​‌ ​ ​‍‌‌​ ​ ‌​​‌​‍‌‌​ ​‍‌​‌‍​‍‌‌​ ​‍‌​‌‍‌‍​ ‌‍‍​‌‍‌‌‌‍ ​‌ ​ ‌‍‌‌‌‍​‌‌ ​​‌‍‍‌‌‍‌‌‌ ​‍‌ ​ ​‍ ‍‌ ​ ‌‍​‌‌‍ ‍‌‍‍‌‌ ‌​‌ ‍‌​‍ ‍‌ ​ ‌ ‌​‌ ‌‌‌‍‌​‌‍‍‌‌‍ ​‍‌‍‌‍‍‌‌‍‌​​ ‌‌‍‌‍‌‍ ‌‍ ‌ ‌​‌‍‌‌‌ ​‍​‍‌‍‌ ‌​‌ ‍‌‌ ​​‌‍‌‌​ ‌‌‍‌‍‌‍ ‌‍ ‌ ‌​‌‍‌‌‌ ​‍​‍‌‍‌ ​​‌‍​‌‌ ‌​‌‍‍​​ ‌‌‍​ ‌‍ ‌‍ ​‌ ‌‌‌‍ ‌‌‍ ‍‌ ​ ​‍‌‌​ ‌‌‌​​‍‌‌ ‌‍‍ ‌‍‌‌‌ ‍‌​‍‌‌​ ​ ‌​‌​​‍‌‌​ ​ ‌​‌​​‍‌‌​ ​‍​ ​‍‌‍‌‌‌‍​‍​ ​‍​ ‍​‌‍​ ​ ‌‌‌‍​ ‌‍​ ‌‍‌‌‌‍​‍‌‍​‌​ ​‌​‍‌‌​ ​‍​ ​‍​‍‌‌​ ‌‌‌​‌​​‍ ‍‌‍ ​‌‍‍‌‌‍ ‍‌‍‍ ‌ ​ ​‍‌‌​ ‌‌‌​​‍‌‌ ‌‍‍ ‌‍‌‌‌ ‍‌​‍‌‌​ ​ ‌​‌​​‍‌‌​ ​ ‌​‌​​‍‌‌​ ​‍​ ​‍​ ‍​‌‍​‌​ ​ ​ ‌​‌‍​‌​ ‌ ‌‍‌​‌‍​‌​ ​ ​ ‍​‌‍‌‌‌‍​ ​‍‌‌​ ​‍​ ​‍​‍‌‌​ ‌‌‌​‌​​‍ ‍‌‍ ‍‌‍​‌‌‍ ‌‌‍‌‌​‍‌‍‌ ​​‌‍‌‌‌ ​‍‌ ​ ‌ ​​‌‍‌‌‌‍​ ‌ ‌​‌‍‍‌‌ ‌‍‌‍‌‌​ ‌‌ ​​‌ ‌‌‌‍​‍‌‍ ​‌‍‍‌‌ ​ ‌‍‍​‌‍‌‌‌‍‌​​‍​‍‌ ‌
Marina​​​​‌ ‍ ​‍​‍‌‍ ‌ ​‍‌‍‍‌‌‍‌ ‌‍‍‌‌‍ ‍​‍​‍​ ‍‍​‍​‍‌ ​ ‌‍​‌‌‍ ‍‌‍‍‌‌ ‌​‌ ‍‌​‍ ‍‌‍‍‌‌‍ ​‍​‍​‍ ​​‍​‍‌‍‍​‌ ​‍‌‍‌‌‌‍‌‍​‍​‍​ ‍‍​‍​‍‌‍‍​‌ ‌​‌ ‌​‌ ​​‌ ​ ​ ‍‍​‍ ​‍ ‌‍​ ‌‍‍​‌‍‌‌‌‍ ​‌ ​ ‌‍‌‌‌‍​‌‌ ​​‌‍‍‌‌‍‌‌‌ ​‍‌ ​ ​‍ ‍‌ ​ ‌‍​‌‌‍ ‍‌‍‍‌‌ ‌​‌ ‍‌​‍ ‍‌ ​ ‌ ‌​‌ ‌‌‌‍‌​‌‍‍‌‌‍ ​‍ ‌‍‍‌‌‍ ‍‌ ‌​‌‍‌‌‌‍ ‍‌ ‌​​‍ ‌‍‌‌‌‍‌​‌‍‍‌‌ ‌​​‍ ‌‍ ‌‌‍ ‌‍‌​‌‍‌‌​ ‌‌ ​​‌ ​‍‌‍‌‌‌ ​ ‌‍‌‌‌‍ ‍‌ ‌​‌‍​‌‌ ‌​‌‍‍‌‌‍ ‌‍ ‍​ ‍ ‌‍‍‌‌‍‌​​ ‌‌‍‌‍‌‍ ‌‍ ‌ ‌​‌‍‌‌‌ ​‍​ ‍ ‌ ‌​‌ ‍‌‌ ​​‌‍‌‌​ ‌‌‍‌‍‌‍ ‌‍ ‌ ‌​‌‍‌‌‌ ​‍​ ‍ ‌ ​​‌‍​‌‌ ‌​‌‍‍​​ ‌‌‍​ ‌‍ ‌‍ ​‌ ‌‌‌‍ ‌‌‍ ‍‌ ​ ​‍‌‌​ ‌‌‌​​‍‌‌ ‌‍‍ ‌‍‌‌‌ ‍‌​‍‌‌​ ​ ‌​‌​​‍‌‌​ ​ ‌​‌​​‍‌‌​ ​‍​ ​‍‌‍‌‌‌‍​‍​ ​‍​ ‍​‌‍​ ​ ‌‌‌‍​ ‌‍​ ‌‍‌‌‌‍​‍‌‍​‌​ ​‌​‍‌‌​ ​‍​ ​‍​‍‌‌​ ‌‌‌​‌​​‍ ‍‌‍ ​‌‍‍‌‌‍ ‍‌‍‍ ‌ ​ ​‍‌‌​ ‌‌‌​​‍‌‌ ‌‍‍ ‌‍‌‌‌ ‍‌​‍‌‌​ ​ ‌​‌​​‍‌‌​ ​ ‌​‌​​‍‌‌​ ​‍​ ​‍​ ‌‍​ ‌‌​ ‌‍​ ‌‌‌‍‌‌‌‍‌‍‌‍​‌​ ​​​ ‌‍​ ‌‌​ ‌​‌‍‌​​‍‌‌​ ​‍​ ​‍​‍‌‌​ ‌‌‌​‌​​‍ ‍‌‍ ‍‌‍​‌‌‍ ‌‌‍‌‌​ ‌‍​‍‌‍​‌‌ ​ ‌‍‌‌‌‌‌‌‌ ​‍‌‍ ​​ ‌‌‍‍​‌ ‌​‌ ‌​‌ ​​‌ ​ ​‍‌‌​ ​ ‌​​‌​‍‌‌​ ​‍‌​‌‍​‍‌‌​ ​‍‌​‌‍‌‍​ ‌‍‍​‌‍‌‌‌‍ ​‌ ​ ‌‍‌‌‌‍​‌‌ ​​‌‍‍‌‌‍‌‌‌ ​‍‌ ​ ​‍ ‍‌ ​ ‌‍​‌‌‍ ‍‌‍‍‌‌ ‌​‌ ‍‌​‍ ‍‌ ​ ‌ ‌​‌ ‌‌‌‍‌​‌‍‍‌‌‍ ​‍‌‍‌‍‍‌‌‍‌​​ ‌‌‍‌‍‌‍ ‌‍ ‌ ‌​‌‍‌‌‌ ​‍​‍‌‍‌ ‌​‌ ‍‌‌ ​​‌‍‌‌​ ‌‌‍‌‍‌‍ ‌‍ ‌ ‌​‌‍‌‌‌ ​‍​‍‌‍‌ ​​‌‍​‌‌ ‌​‌‍‍​​ ‌‌‍​ ‌‍ ‌‍ ​‌ ‌‌‌‍ ‌‌‍ ‍‌ ​ ​‍‌‌​ ‌‌‌​​‍‌‌ ‌‍‍ ‌‍‌‌‌ ‍‌​‍‌‌​ ​ ‌​‌​​‍‌‌​ ​ ‌​‌​​‍‌‌​ ​‍​ ​‍‌‍‌‌‌‍​‍​ ​‍​ ‍​‌‍​ ​ ‌‌‌‍​ ‌‍​ ‌‍‌‌‌‍​‍‌‍​‌​ ​‌​‍‌‌​ ​‍​ ​‍​‍‌‌​ ‌‌‌​‌​​‍ ‍‌‍ ​‌‍‍‌‌‍ ‍‌‍‍ ‌ ​ ​‍‌‌​ ‌‌‌​​‍‌‌ ‌‍‍ ‌‍‌‌‌ ‍‌​‍‌‌​ ​ ‌​‌​​‍‌‌​ ​ ‌​‌​​‍‌‌​ ​‍​ ​‍​ ‌‍​ ‌‌​ ‌‍​ ‌‌‌‍‌‌‌‍‌‍‌‍​‌​ ​​​ ‌‍​ ‌‌​ ‌​‌‍‌​​‍‌‌​ ​‍​ ​‍​‍‌‌​ ‌‌‌​‌​​‍ ‍‌‍ ‍‌‍​‌‌‍ ‌‌‍‌‌​‍‌‍‌ ​​‌‍‌‌‌ ​‍‌ ​ ‌ ​​‌‍‌‌‌‍​ ‌ ‌​‌‍‍‌‌ ‌‍‌‍‌‌​ ‌‌ ​​‌ ‌‌‌‍​‍‌‍ ​‌‍‍‌‌ ​ ‌‍‍​‌‍‌‌‌‍‌​​‍​‍‌ ‌
Company​​​​‌ ‍ ​‍​‍‌‍ ‌ ​‍‌‍‍‌‌‍‌ ‌‍‍‌‌‍ ‍​‍​‍​ ‍‍​‍​‍‌ ​ ‌‍​‌‌‍ ‍‌‍‍‌‌ ‌​‌ ‍‌​‍ ‍‌‍‍‌‌‍ ​‍​‍​‍ ​​‍​‍‌‍‍​‌ ​‍‌‍‌‌‌‍‌‍​‍​‍​ ‍‍​‍​‍‌‍‍​‌ ‌​‌ ‌​‌ ​​‌ ​ ​ ‍‍​‍ ​‍ ‌‍​ ‌‍‍​‌‍‌‌‌‍ ​‌ ​ ‌‍‌‌‌‍​‌‌ ​​‌‍‍‌‌‍‌‌‌ ​‍‌ ​ ​‍ ‍‌ ​ ‌‍​‌‌‍ ‍‌‍‍‌‌ ‌​‌ ‍‌​‍ ‍‌ ​ ‌ ‌​‌ ‌‌‌‍‌​‌‍‍‌‌‍ ​‍ ‌‍‍‌‌‍ ‍‌ ‌​‌‍‌‌‌‍ ‍‌ ‌​​‍ ‌‍‌‌‌‍‌​‌‍‍‌‌ ‌​​‍ ‌‍ ‌‌‍ ‌‍‌​‌‍‌‌​ ‌‌ ​​‌ ​‍‌‍‌‌‌ ​ ‌‍‌‌‌‍ ‍‌ ‌​‌‍​‌‌ ‌​‌‍‍‌‌‍ ‌‍ ‍​ ‍ ‌‍‍‌‌‍‌​​ ‌‌‍‌‍‌‍ ‌‍ ‌ ‌​‌‍‌‌‌ ​‍​ ‍ ‌ ‌​‌ ‍‌‌ ​​‌‍‌‌​ ‌‌‍‌‍‌‍ ‌‍ ‌ ‌​‌‍‌‌‌ ​‍​ ‍ ‌ ​​‌‍​‌‌ ‌​‌‍‍​​ ‌‌‍​ ‌‍ ‌‍ ​‌ ‌‌‌‍ ‌‌‍ ‍‌ ​ ​‍‌‌​ ‌‌‌​​‍‌‌ ‌‍‍ ‌‍‌‌‌ ‍‌​‍‌‌​ ​ ‌​‌​​‍‌‌​ ​ ‌​‌​​‍‌‌​ ​‍​ ​‍‌‍​ ​ ​ ​ ‌​​ ​​‌‍​ ​ ‌‍‌‍‌​​ ‌​‌‍‌‍‌‍‌‌‌‍‌‌‌‍‌​​‍‌‌​ ​‍​ ​‍​‍‌‌​ ‌‌‌​‌​​‍ ‍‌ ‌​‌‍‍‌‌ ‌​‌‍ ​‌‍‌‌​ ‌‍​‍‌‍​‌‌ ​ ‌‍‌‌‌‌‌‌‌ ​‍‌‍ ​​ ‌‌‍‍​‌ ‌​‌ ‌​‌ ​​‌ ​ ​‍‌‌​ ​ ‌​​‌​‍‌‌​ ​‍‌​‌‍​‍‌‌​ ​‍‌​‌‍‌‍​ ‌‍‍​‌‍‌‌‌‍ ​‌ ​ ‌‍‌‌‌‍​‌‌ ​​‌‍‍‌‌‍‌‌‌ ​‍‌ ​ ​‍ ‍‌ ​ ‌‍​‌‌‍ ‍‌‍‍‌‌ ‌​‌ ‍‌​‍ ‍‌ ​ ‌ ‌​‌ ‌‌‌‍‌​‌‍‍‌‌‍ ​‍‌‍‌‍‍‌‌‍‌​​ ‌‌‍‌‍‌‍ ‌‍ ‌ ‌​‌‍‌‌‌ ​‍​‍‌‍‌ ‌​‌ ‍‌‌ ​​‌‍‌‌​ ‌‌‍‌‍‌‍ ‌‍ ‌ ‌​‌‍‌‌‌ ​‍​‍‌‍‌ ​​‌‍​‌‌ ‌​‌‍‍​​ ‌‌‍​ ‌‍ ‌‍ ​‌ ‌‌‌‍ ‌‌‍ ‍‌ ​ ​‍‌‌​ ‌‌‌​​‍‌‌ ‌‍‍ ‌‍‌‌‌ ‍‌​‍‌‌​ ​ ‌​‌​​‍‌‌​ ​ ‌​‌​​‍‌‌​ ​‍​ ​‍‌‍​ ​ ​ ​ ‌​​ ​​‌‍​ ​ ‌‍‌‍‌​​ ‌​‌‍‌‍‌‍‌‌‌‍‌‌‌‍‌​​‍‌‌​ ​‍​ ​‍​‍‌‌​ ‌‌‌​‌​​‍ ‍‌ ‌​‌‍‍‌‌ ‌​‌‍ ​‌‍‌‌​‍‌‍‌ ​​‌‍‌‌‌ ​‍‌ ​ ‌ ​​‌‍‌‌‌‍​ ‌ ‌​‌‍‍‌‌ ‌‍‌‍‌‌​ ‌‌ ​​‌ ‌‌‌‍​‍‌‍ ​‌‍‍‌‌ ​ ‌‍‍​‌‍‌‌‌‍‌​​‍​‍‌ ‌
Privacy Policy​​​​‌ ‍ ​‍​‍‌‍ ‌ ​‍‌‍‍‌‌‍‌ ‌‍‍‌‌‍ ‍​‍​‍​ ‍‍​‍​‍‌ ​ ‌‍​‌‌‍ ‍‌‍‍‌‌ ‌​‌ ‍‌​‍ ‍‌‍‍‌‌‍ ​‍​‍​‍ ​​‍​‍‌‍‍​‌ ​‍‌‍‌‌‌‍‌‍​‍​‍​ ‍‍​‍​‍‌‍‍​‌ ‌​‌ ‌​‌ ​​‌ ​ ​ ‍‍​‍ ​‍ ‌‍​ ‌‍‍​‌‍‌‌‌‍ ​‌ ​ ‌‍‌‌‌‍​‌‌ ​​‌‍‍‌‌‍‌‌‌ ​‍‌ ​ ​‍ ‍‌ ​ ‌‍​‌‌‍ ‍‌‍‍‌‌ ‌​‌ ‍‌​‍ ‍‌ ​ ‌ ‌​‌ ‌‌‌‍‌​‌‍‍‌‌‍ ​‍ ‌‍‍‌‌‍ ‍‌ ‌​‌‍‌‌‌‍ ‍‌ ‌​​‍ ‌‍‌‌‌‍‌​‌‍‍‌‌ ‌​​‍ ‌‍ ‌‌‍ ‌‍‌​‌‍‌‌​ ‌‌ ​​‌ ​‍‌‍‌‌‌ ​ ‌‍‌‌‌‍ ‍‌ ‌​‌‍​‌‌ ‌​‌‍‍‌‌‍ ‌‍ ‍​ ‍ ‌‍‍‌‌‍‌​​ ‌‌‍‌‍‌‍ ‌‍ ‌ ‌​‌‍‌‌‌ ​‍​ ‍ ‌ ‌​‌ ‍‌‌ ​​‌‍‌‌​ ‌‌‍‌‍‌‍ ‌‍ ‌ ‌​‌‍‌‌‌ ​‍​ ‍ ‌ ​​‌‍​‌‌ ‌​‌‍‍​​ ‌‌‍​ ‌‍ ‌‍ ​‌ ‌‌‌‍ ‌‌‍ ‍‌ ​ ​‍‌‌​ ‌‌‌​​‍‌‌ ‌‍‍ ‌‍‌‌‌ ‍‌​‍‌‌​ ​ ‌​‌​​‍‌‌​ ​ ‌​‌​​‍‌‌​ ​‍​ ​‍‌‍​ ​ ​ ​ ‌​​ ​​‌‍​ ​ ‌‍‌‍‌​​ ‌​‌‍‌‍‌‍‌‌‌‍‌‌‌‍‌​​‍‌‌​ ​‍​ ​‍​‍‌‌​ ‌‌‌​‌​​‍ ‍‌‍ ​‌‍‍‌‌‍ ‍‌‍‍ ‌ ​ ​‍‌‌​ ‌‌‌​​‍‌‌ ‌‍‍ ‌‍‌‌‌ ‍‌​‍‌‌​ ​ ‌​‌​​‍‌‌​ ​ ‌​‌​​‍‌‌​ ​‍​ ​‍​ ​​​ ‍‌‌‍‌‌​ ‍​​ ‍‌​ ​‍‌‍​‍‌‍​‍​ ​‍​ ‍​‌‍​‌​ ​​​‍‌‌​ ​‍​ ​‍​‍‌‌​ ‌‌‌​‌​​‍ ‍‌‍ ‍‌‍​‌‌‍ ‌‌‍‌‌​ ‌‍​‍‌‍​‌‌ ​ ‌‍‌‌‌‌‌‌‌ ​‍‌‍ ​​ ‌‌‍‍​‌ ‌​‌ ‌​‌ ​​‌ ​ ​‍‌‌​ ​ ‌​​‌​‍‌‌​ ​‍‌​‌‍​‍‌‌​ ​‍‌​‌‍‌‍​ ‌‍‍​‌‍‌‌‌‍ ​‌ ​ ‌‍‌‌‌‍​‌‌ ​​‌‍‍‌‌‍‌‌‌ ​‍‌ ​ ​‍ ‍‌ ​ ‌‍​‌‌‍ ‍‌‍‍‌‌ ‌​‌ ‍‌​‍ ‍‌ ​ ‌ ‌​‌ ‌‌‌‍‌​‌‍‍‌‌‍ ​‍‌‍‌‍‍‌‌‍‌​​ ‌‌‍‌‍‌‍ ‌‍ ‌ ‌​‌‍‌‌‌ ​‍​‍‌‍‌ ‌​‌ ‍‌‌ ​​‌‍‌‌​ ‌‌‍‌‍‌‍ ‌‍ ‌ ‌​‌‍‌‌‌ ​‍​‍‌‍‌ ​​‌‍​‌‌ ‌​‌‍‍​​ ‌‌‍​ ‌‍ ‌‍ ​‌ ‌‌‌‍ ‌‌‍ ‍‌ ​ ​‍‌‌​ ‌‌‌​​‍‌‌ ‌‍‍ ‌‍‌‌‌ ‍‌​‍‌‌​ ​ ‌​‌​​‍‌‌​ ​ ‌​‌​​‍‌‌​ ​‍​ ​‍‌‍​ ​ ​ ​ ‌​​ ​​‌‍​ ​ ‌‍‌‍‌​​ ‌​‌‍‌‍‌‍‌‌‌‍‌‌‌‍‌​​‍‌‌​ ​‍​ ​‍​‍‌‌​ ‌‌‌​‌​​‍ ‍‌‍ ​‌‍‍‌‌‍ ‍‌‍‍ ‌ ​ ​‍‌‌​ ‌‌‌​​‍‌‌ ‌‍‍ ‌‍‌‌‌ ‍‌​‍‌‌​ ​ ‌​‌​​‍‌‌​ ​ ‌​‌​​‍‌‌​ ​‍​ ​‍​ ​​​ ‍‌‌‍‌‌​ ‍​​ ‍‌​ ​‍‌‍​‍‌‍​‍​ ​‍​ ‍​‌‍​‌​ ​​​‍‌‌​ ​‍​ ​‍​‍‌‌​ ‌‌‌​‌​​‍ ‍‌‍ ‍‌‍​‌‌‍ ‌‌‍‌‌​‍‌‍‌ ​​‌‍‌‌‌ ​‍‌ ​ ‌ ​​‌‍‌‌‌‍​ ‌ ‌​‌‍‍‌‌ ‌‍‌‍‌‌​ ‌‌ ​​‌ ‌‌‌‍​‍‌‍ ​‌‍‍‌‌ ​ ‌‍‍​‌‍‌‌‌‍‌​​‍​‍‌ ‌
Accessibility Statement​​​​‌ ‍ ​‍​‍‌‍ ‌ ​‍‌‍‍‌‌‍‌ ‌‍‍‌‌‍ ‍​‍​‍​ ‍‍​‍​‍‌ ​ ‌‍​‌‌‍ ‍‌‍‍‌‌ ‌​‌ ‍‌​‍ ‍‌‍‍‌‌‍ ​‍​‍​‍ ​​‍​‍‌‍‍​‌ ​‍‌‍‌‌‌‍‌‍​‍​‍​ ‍‍​‍​‍‌‍‍​‌ ‌​‌ ‌​‌ ​​‌ ​ ​ ‍‍​‍ ​‍ ‌‍​ ‌‍‍​‌‍‌‌‌‍ ​‌ ​ ‌‍‌‌‌‍​‌‌ ​​‌‍‍‌‌‍‌‌‌ ​‍‌ ​ ​‍ ‍‌ ​ ‌‍​‌‌‍ ‍‌‍‍‌‌ ‌​‌ ‍‌​‍ ‍‌ ​ ‌ ‌​‌ ‌‌‌‍‌​‌‍‍‌‌‍ ​‍ ‌‍‍‌‌‍ ‍‌ ‌​‌‍‌‌‌‍ ‍‌ ‌​​‍ ‌‍‌‌‌‍‌​‌‍‍‌‌ ‌​​‍ ‌‍ ‌‌‍ ‌‍‌​‌‍‌‌​ ‌‌ ​​‌ ​‍‌‍‌‌‌ ​ ‌‍‌‌‌‍ ‍‌ ‌​‌‍​‌‌ ‌​‌‍‍‌‌‍ ‌‍ ‍​ ‍ ‌‍‍‌‌‍‌​​ ‌‌‍‌‍‌‍ ‌‍ ‌ ‌​‌‍‌‌‌ ​‍​ ‍ ‌ ‌​‌ ‍‌‌ ​​‌‍‌‌​ ‌‌‍‌‍‌‍ ‌‍ ‌ ‌​‌‍‌‌‌ ​‍​ ‍ ‌ ​​‌‍​‌‌ ‌​‌‍‍​​ ‌‌‍​ ‌‍ ‌‍ ​‌ ‌‌‌‍ ‌‌‍ ‍‌ ​ ​‍‌‌​ ‌‌‌​​‍‌‌ ‌‍‍ ‌‍‌‌‌ ‍‌​‍‌‌​ ​ ‌​‌​​‍‌‌​ ​ ‌​‌​​‍‌‌​ ​‍​ ​‍‌‍​ ​ ​ ​ ‌​​ ​​‌‍​ ​ ‌‍‌‍‌​​ ‌​‌‍‌‍‌‍‌‌‌‍‌‌‌‍‌​​‍‌‌​ ​‍​ ​‍​‍‌‌​ ‌‌‌​‌​​‍ ‍‌‍ ​‌‍‍‌‌‍ ‍‌‍‍ ‌ ​ ​‍‌‌​ ‌‌‌​​‍‌‌ ‌‍‍ ‌‍‌‌‌ ‍‌​‍‌‌​ ​ ‌​‌​​‍‌‌​ ​ ‌​‌​​‍‌‌​ ​‍​ ​‍​ ​ ​ ‌‍​ ‌ ​ ​ ‌‍​‌​ ‌‍​ ‌ ​ ‍‌​ ​‌​ ‌‍‌‍‌​​ ​​​‍‌‌​ ​‍​ ​‍​‍‌‌​ ‌‌‌​‌​​‍ ‍‌‍ ‍‌‍​‌‌‍ ‌‌‍‌‌​ ‌‍​‍‌‍​‌‌ ​ ‌‍‌‌‌‌‌‌‌ ​‍‌‍ ​​ ‌‌‍‍​‌ ‌​‌ ‌​‌ ​​‌ ​ ​‍‌‌​ ​ ‌​​‌​‍‌‌​ ​‍‌​‌‍​‍‌‌​ ​‍‌​‌‍‌‍​ ‌‍‍​‌‍‌‌‌‍ ​‌ ​ ‌‍‌‌‌‍​‌‌ ​​‌‍‍‌‌‍‌‌‌ ​‍‌ ​ ​‍ ‍‌ ​ ‌‍​‌‌‍ ‍‌‍‍‌‌ ‌​‌ ‍‌​‍ ‍‌ ​ ‌ ‌​‌ ‌‌‌‍‌​‌‍‍‌‌‍ ​‍‌‍‌‍‍‌‌‍‌​​ ‌‌‍‌‍‌‍ ‌‍ ‌ ‌​‌‍‌‌‌ ​‍​‍‌‍‌ ‌​‌ ‍‌‌ ​​‌‍‌‌​ ‌‌‍‌‍‌‍ ‌‍ ‌ ‌​‌‍‌‌‌ ​‍​‍‌‍‌ ​​‌‍​‌‌ ‌​‌‍‍​​ ‌‌‍​ ‌‍ ‌‍ ​‌ ‌‌‌‍ ‌‌‍ ‍‌ ​ ​‍‌‌​ ‌‌‌​​‍‌‌ ‌‍‍ ‌‍‌‌‌ ‍‌​‍‌‌​ ​ ‌​‌​​‍‌‌​ ​ ‌​‌​​‍‌‌​ ​‍​ ​‍‌‍​ ​ ​ ​ ‌​​ ​​‌‍​ ​ ‌‍‌‍‌​​ ‌​‌‍‌‍‌‍‌‌‌‍‌‌‌‍‌​​‍‌‌​ ​‍​ ​‍​‍‌‌​ ‌‌‌​‌​​‍ ‍‌‍ ​‌‍‍‌‌‍ ‍‌‍‍ ‌ ​ ​‍‌‌​ ‌‌‌​​‍‌‌ ‌‍‍ ‌‍‌‌‌ ‍‌​‍‌‌​ ​ ‌​‌​​‍‌‌​ ​ ‌​‌​​‍‌‌​ ​‍​ ​‍​ ​ ​ ‌‍​ ‌ ​ ​ ‌‍​‌​ ‌‍​ ‌ ​ ‍‌​ ​‌​ ‌‍‌‍‌​​ ​​​‍‌‌​ ​‍​ ​‍​‍‌‌​ ‌‌‌​‌​​‍ ‍‌‍ ‍‌‍​‌‌‍ ‌‌‍‌‌​‍‌‍‌ ​​‌‍‌‌‌ ​‍‌ ​ ‌ ​​‌‍‌‌‌‍​ ‌ ‌​‌‍‍‌‌ ‌‍‌‍‌‌​ ‌‌ ​​‌ ‌‌‌‍​‍‌‍ ​‌‍‍‌‌ ​ ‌‍‍​‌‍‌‌‌‍‌​​‍​‍‌ ‌
Our Story​​​​‌ ‍ ​‍​‍‌‍ ‌ ​‍‌‍‍‌‌‍‌ ‌‍‍‌‌‍ ‍​‍​‍​ ‍‍​‍​‍‌ ​ ‌‍​‌‌‍ ‍‌‍‍‌‌ ‌​‌ ‍‌​‍ ‍‌‍‍‌‌‍ ​‍​‍​‍ ​​‍​‍‌‍‍​‌ ​‍‌‍‌‌‌‍‌‍​‍​‍​ ‍‍​‍​‍‌‍‍​‌ ‌​‌ ‌​‌ ​​‌ ​ ​ ‍‍​‍ ​‍ ‌‍​ ‌‍‍​‌‍‌‌‌‍ ​‌ ​ ‌‍‌‌‌‍​‌‌ ​​‌‍‍‌‌‍‌‌‌ ​‍‌ ​ ​‍ ‍‌ ​ ‌‍​‌‌‍ ‍‌‍‍‌‌ ‌​‌ ‍‌​‍ ‍‌ ​ ‌ ‌​‌ ‌‌‌‍‌​‌‍‍‌‌‍ ​‍ ‌‍‍‌‌‍ ‍‌ ‌​‌‍‌‌‌‍ ‍‌ ‌​​‍ ‌‍‌‌‌‍‌​‌‍‍‌‌ ‌​​‍ ‌‍ ‌‌‍ ‌‍‌​‌‍‌‌​ ‌‌ ​​‌ ​‍‌‍‌‌‌ ​ ‌‍‌‌‌‍ ‍‌ ‌​‌‍​‌‌ ‌​‌‍‍‌‌‍ ‌‍ ‍​ ‍ ‌‍‍‌‌‍‌​​ ‌‌‍‌‍‌‍ ‌‍ ‌ ‌​‌‍‌‌‌ ​‍​ ‍ ‌ ‌​‌ ‍‌‌ ​​‌‍‌‌​ ‌‌‍‌‍‌‍ ‌‍ ‌ ‌​‌‍‌‌‌ ​‍​ ‍ ‌ ​​‌‍​‌‌ ‌​‌‍‍​​ ‌‌‍​ ‌‍ ‌‍ ​‌ ‌‌‌‍ ‌‌‍ ‍‌ ​ ​‍‌‌​ ‌‌‌​​‍‌‌ ‌‍‍ ‌‍‌‌‌ ‍‌​‍‌‌​ ​ ‌​‌​​‍‌‌​ ​ ‌​‌​​‍‌‌​ ​‍​ ​‍‌‍​ ​ ​ ​ ‌​​ ​​‌‍​ ​ ‌‍‌‍‌​​ ‌​‌‍‌‍‌‍‌‌‌‍‌‌‌‍‌​​‍‌‌​ ​‍​ ​‍​‍‌‌​ ‌‌‌​‌​​‍ ‍‌‍ ​‌‍‍‌‌‍ ‍‌‍‍ ‌ ​ ​‍‌‌​ ‌‌‌​​‍‌‌ ‌‍‍ ‌‍‌‌‌ ‍‌​‍‌‌​ ​ ‌​‌​​‍‌‌​ ​ ‌​‌​​‍‌‌​ ​‍​ ​‍‌‍‌‍​ ​ ​ ‌‌‌‍‌​‌‍​ ​ ​​​ ​ ​ ‌‍​ ‌‍​ ​ ‌‍​‍​ ​‍​‍‌‌​ ​‍​ ​‍​‍‌‌​ ‌‌‌​‌​​‍ ‍‌‍ ‍‌‍​‌‌‍ ‌‌‍‌‌​ ‌‍​‍‌‍​‌‌ ​ ‌‍‌‌‌‌‌‌‌ ​‍‌‍ ​​ ‌‌‍‍​‌ ‌​‌ ‌​‌ ​​‌ ​ ​‍‌‌​ ​ ‌​​‌​‍‌‌​ ​‍‌​‌‍​‍‌‌​ ​‍‌​‌‍‌‍​ ‌‍‍​‌‍‌‌‌‍ ​‌ ​ ‌‍‌‌‌‍​‌‌ ​​‌‍‍‌‌‍‌‌‌ ​‍‌ ​ ​‍ ‍‌ ​ ‌‍​‌‌‍ ‍‌‍‍‌‌ ‌​‌ ‍‌​‍ ‍‌ ​ ‌ ‌​‌ ‌‌‌‍‌​‌‍‍‌‌‍ ​‍‌‍‌‍‍‌‌‍‌​​ ‌‌‍‌‍‌‍ ‌‍ ‌ ‌​‌‍‌‌‌ ​‍​‍‌‍‌ ‌​‌ ‍‌‌ ​​‌‍‌‌​ ‌‌‍‌‍‌‍ ‌‍ ‌ ‌​‌‍‌‌‌ ​‍​‍‌‍‌ ​​‌‍​‌‌ ‌​‌‍‍​​ ‌‌‍​ ‌‍ ‌‍ ​‌ ‌‌‌‍ ‌‌‍ ‍‌ ​ ​‍‌‌​ ‌‌‌​​‍‌‌ ‌‍‍ ‌‍‌‌‌ ‍‌​‍‌‌​ ​ ‌​‌​​‍‌‌​ ​ ‌​‌​​‍‌‌​ ​‍​ ​‍‌‍​ ​ ​ ​ ‌​​ ​​‌‍​ ​ ‌‍‌‍‌​​ ‌​‌‍‌‍‌‍‌‌‌‍‌‌‌‍‌​​‍‌‌​ ​‍​ ​‍​‍‌‌​ ‌‌‌​‌​​‍ ‍‌‍ ​‌‍‍‌‌‍ ‍‌‍‍ ‌ ​ ​‍‌‌​ ‌‌‌​​‍‌‌ ‌‍‍ ‌‍‌‌‌ ‍‌​‍‌‌​ ​ ‌​‌​​‍‌‌​ ​ ‌​‌​​‍‌‌​ ​‍​ ​‍‌‍‌‍​ ​ ​ ‌‌‌‍‌​‌‍​ ​ ​​​ ​ ​ ‌‍​ ‌‍​ ​ ‌‍​‍​ ​‍​‍‌‌​ ​‍​ ​‍​‍‌‌​ ‌‌‌​‌​​‍ ‍‌‍ ‍‌‍​‌‌‍ ‌‌‍‌‌​‍‌‍‌ ​​‌‍‌‌‌ ​‍‌ ​ ‌ ​​‌‍‌‌‌‍​ ‌ ‌​‌‍‍‌‌ ‌‍‌‍‌‌​ ‌‌ ​​‌ ‌‌‌‍​‍‌‍ ​‌‍‍‌‌ ​ ‌‍‍​‌‍‌‌‌‍‌​​‍​‍‌ ‌
Our Impact​​​​‌ ‍ ​‍​‍‌‍ ‌ ​‍‌‍‍‌‌‍‌ ‌‍‍‌‌‍ ‍​‍​‍​ ‍‍​‍​‍‌ ​ ‌‍​‌‌‍ ‍‌‍‍‌‌ ‌​‌ ‍‌​‍ ‍‌‍‍‌‌‍ ​‍​‍​‍ ​​‍​‍‌‍‍​‌ ​‍‌‍‌‌‌‍‌‍​‍​‍​ ‍‍​‍​‍‌‍‍​‌ ‌​‌ ‌​‌ ​​‌ ​ ​ ‍‍​‍ ​‍ ‌‍​ ‌‍‍​‌‍‌‌‌‍ ​‌ ​ ‌‍‌‌‌‍​‌‌ ​​‌‍‍‌‌‍‌‌‌ ​‍‌ ​ ​‍ ‍‌ ​ ‌‍​‌‌‍ ‍‌‍‍‌‌ ‌​‌ ‍‌​‍ ‍‌ ​ ‌ ‌​‌ ‌‌‌‍‌​‌‍‍‌‌‍ ​‍ ‌‍‍‌‌‍ ‍‌ ‌​‌‍‌‌‌‍ ‍‌ ‌​​‍ ‌‍‌‌‌‍‌​‌‍‍‌‌ ‌​​‍ ‌‍ ‌‌‍ ‌‍‌​‌‍‌‌​ ‌‌ ​​‌ ​‍‌‍‌‌‌ ​ ‌‍‌‌‌‍ ‍‌ ‌​‌‍​‌‌ ‌​‌‍‍‌‌‍ ‌‍ ‍​ ‍ ‌‍‍‌‌‍‌​​ ‌‌‍‌‍‌‍ ‌‍ ‌ ‌​‌‍‌‌‌ ​‍​ ‍ ‌ ‌​‌ ‍‌‌ ​​‌‍‌‌​ ‌‌‍‌‍‌‍ ‌‍ ‌ ‌​‌‍‌‌‌ ​‍​ ‍ ‌ ​​‌‍​‌‌ ‌​‌‍‍​​ ‌‌‍​ ‌‍ ‌‍ ​‌ ‌‌‌‍ ‌‌‍ ‍‌ ​ ​‍‌‌​ ‌‌‌​​‍‌‌ ‌‍‍ ‌‍‌‌‌ ‍‌​‍‌‌​ ​ ‌​‌​​‍‌‌​ ​ ‌​‌​​‍‌‌​ ​‍​ ​‍‌‍​ ​ ​ ​ ‌​​ ​​‌‍​ ​ ‌‍‌‍‌​​ ‌​‌‍‌‍‌‍‌‌‌‍‌‌‌‍‌​​‍‌‌​ ​‍​ ​‍​‍‌‌​ ‌‌‌​‌​​‍ ‍‌‍ ​‌‍‍‌‌‍ ‍‌‍‍ ‌ ​ ​‍‌‌​ ‌‌‌​​‍‌‌ ‌‍‍ ‌‍‌‌‌ ‍‌​‍‌‌​ ​ ‌​‌​​‍‌‌​ ​ ‌​‌​​‍‌‌​ ​‍​ ​‍‌‍‌‍​ ‍‌​ ​ ‌‍​‌​ ‌​​ ​‌‌‍​‌​ ​​‌‍‌‌​ ‌‍‌‍‌​​ ‌ ​‍‌‌​ ​‍​ ​‍​‍‌‌​ ‌‌‌​‌​​‍ ‍‌‍ ‍‌‍​‌‌‍ ‌‌‍‌‌​ ‌‍​‍‌‍​‌‌ ​ ‌‍‌‌‌‌‌‌‌ ​‍‌‍ ​​ ‌‌‍‍​‌ ‌​‌ ‌​‌ ​​‌ ​ ​‍‌‌​ ​ ‌​​‌​‍‌‌​ ​‍‌​‌‍​‍‌‌​ ​‍‌​‌‍‌‍​ ‌‍‍​‌‍‌‌‌‍ ​‌ ​ ‌‍‌‌‌‍​‌‌ ​​‌‍‍‌‌‍‌‌‌ ​‍‌ ​ ​‍ ‍‌ ​ ‌‍​‌‌‍ ‍‌‍‍‌‌ ‌​‌ ‍‌​‍ ‍‌ ​ ‌ ‌​‌ ‌‌‌‍‌​‌‍‍‌‌‍ ​‍‌‍‌‍‍‌‌‍‌​​ ‌‌‍‌‍‌‍ ‌‍ ‌ ‌​‌‍‌‌‌ ​‍​‍‌‍‌ ‌​‌ ‍‌‌ ​​‌‍‌‌​ ‌‌‍‌‍‌‍ ‌‍ ‌ ‌​‌‍‌‌‌ ​‍​‍‌‍‌ ​​‌‍​‌‌ ‌​‌‍‍​​ ‌‌‍​ ‌‍ ‌‍ ​‌ ‌‌‌‍ ‌‌‍ ‍‌ ​ ​‍‌‌​ ‌‌‌​​‍‌‌ ‌‍‍ ‌‍‌‌‌ ‍‌​‍‌‌​ ​ ‌​‌​​‍‌‌​ ​ ‌​‌​​‍‌‌​ ​‍​ ​‍‌‍​ ​ ​ ​ ‌​​ ​​‌‍​ ​ ‌‍‌‍‌​​ ‌​‌‍‌‍‌‍‌‌‌‍‌‌‌‍‌​​‍‌‌​ ​‍​ ​‍​‍‌‌​ ‌‌‌​‌​​‍ ‍‌‍ ​‌‍‍‌‌‍ ‍‌‍‍ ‌ ​ ​‍‌‌​ ‌‌‌​​‍‌‌ ‌‍‍ ‌‍‌‌‌ ‍‌​‍‌‌​ ​ ‌​‌​​‍‌‌​ ​ ‌​‌​​‍‌‌​ ​‍​ ​‍‌‍‌‍​ ‍‌​ ​ ‌‍​‌​ ‌​​ ​‌‌‍​‌​ ​​‌‍‌‌​ ‌‍‌‍‌​​ ‌ ​‍‌‌​ ​‍​ ​‍​‍‌‌​ ‌‌‌​‌​​‍ ‍‌‍ ‍‌‍​‌‌‍ ‌‌‍‌‌​‍‌‍‌ ​​‌‍‌‌‌ ​‍‌ ​ ‌ ​​‌‍‌‌‌‍​ ‌ ‌​‌‍‍‌‌ ‌‍‌‍‌‌​ ‌‌ ​​‌ ‌‌‌‍​‍‌‍ ​‌‍‍‌‌ ​ ‌‍‍​‌‍‌‌‌‍‌​​‍​‍‌ ‌
Partner with Us​​​​‌ ‍ ​‍​‍‌‍ ‌ ​‍‌‍‍‌‌‍‌ ‌‍‍‌‌‍ ‍​‍​‍​ ‍‍​‍​‍‌ ​ ‌‍​‌‌‍ ‍‌‍‍‌‌ ‌​‌ ‍‌​‍ ‍‌‍‍‌‌‍ ​‍​‍​‍ ​​‍​‍‌‍‍​‌ ​‍‌‍‌‌‌‍‌‍​‍​‍​ ‍‍​‍​‍‌‍‍​‌ ‌​‌ ‌​‌ ​​‌ ​ ​ ‍‍​‍ ​‍ ‌‍​ ‌‍‍​‌‍‌‌‌‍ ​‌ ​ ‌‍‌‌‌‍​‌‌ ​​‌‍‍‌‌‍‌‌‌ ​‍‌ ​ ​‍ ‍‌ ​ ‌‍​‌‌‍ ‍‌‍‍‌‌ ‌​‌ ‍‌​‍ ‍‌ ​ ‌ ‌​‌ ‌‌‌‍‌​‌‍‍‌‌‍ ​‍ ‌‍‍‌‌‍ ‍‌ ‌​‌‍‌‌‌‍ ‍‌ ‌​​‍ ‌‍‌‌‌‍‌​‌‍‍‌‌ ‌​​‍ ‌‍ ‌‌‍ ‌‍‌​‌‍‌‌​ ‌‌ ​​‌ ​‍‌‍‌‌‌ ​ ‌‍‌‌‌‍ ‍‌ ‌​‌‍​‌‌ ‌​‌‍‍‌‌‍ ‌‍ ‍​ ‍ ‌‍‍‌‌‍‌​​ ‌‌‍‌‍‌‍ ‌‍ ‌ ‌​‌‍‌‌‌ ​‍​ ‍ ‌ ‌​‌ ‍‌‌ ​​‌‍‌‌​ ‌‌‍‌‍‌‍ ‌‍ ‌ ‌​‌‍‌‌‌ ​‍​ ‍ ‌ ​​‌‍​‌‌ ‌​‌‍‍​​ ‌‌‍​ ‌‍ ‌‍ ​‌ ‌‌‌‍ ‌‌‍ ‍‌ ​ ​‍‌‌​ ‌‌‌​​‍‌‌ ‌‍‍ ‌‍‌‌‌ ‍‌​‍‌‌​ ​ ‌​‌​​‍‌‌​ ​ ‌​‌​​‍‌‌​ ​‍​ ​‍‌‍​ ​ ​ ​ ‌​​ ​​‌‍​ ​ ‌‍‌‍‌​​ ‌​‌‍‌‍‌‍‌‌‌‍‌‌‌‍‌​​‍‌‌​ ​‍​ ​‍​‍‌‌​ ‌‌‌​‌​​‍ ‍‌‍ ​‌‍‍‌‌‍ ‍‌‍‍ ‌ ​ ​‍‌‌​ ‌‌‌​​‍‌‌ ‌‍‍ ‌‍‌‌‌ ‍‌​‍‌‌​ ​ ‌​‌​​‍‌‌​ ​ ‌​‌​​‍‌‌​ ​‍​ ​‍‌‍‌‌‌‍‌‌​ ​‌‌‍​ ‌‍​ ​ ​​‌‍‌​‌‍‌‌‌‍​‍‌‍​‌​ ‍​‌‍‌‌‌‍​‍‌‍​‍‌‍‌‍​ ‍​‌‍‌‍‌‍‌​​ ​‌‌‍‌‌​ ​​​ ​ ​ ​​​ ‌‌​ ‍‌​ ​ ​ ‍‌​ ‌ ‌‍​‌​ ‍‌‌‍‌​​ ​​​‍‌‌​ ​‍​ ​‍​‍‌‌​ ‌‌‌​‌​​‍ ‍‌‍ ‍‌‍​‌‌‍ ‌‌‍‌‌​ ‌‍​‍‌‍​‌‌ ​ ‌‍‌‌‌‌‌‌‌ ​‍‌‍ ​​ ‌‌‍‍​‌ ‌​‌ ‌​‌ ​​‌ ​ ​‍‌‌​ ​ ‌​​‌​‍‌‌​ ​‍‌​‌‍​‍‌‌​ ​‍‌​‌‍‌‍​ ‌‍‍​‌‍‌‌‌‍ ​‌ ​ ‌‍‌‌‌‍​‌‌ ​​‌‍‍‌‌‍‌‌‌ ​‍‌ ​ ​‍ ‍‌ ​ ‌‍​‌‌‍ ‍‌‍‍‌‌ ‌​‌ ‍‌​‍ ‍‌ ​ ‌ ‌​‌ ‌‌‌‍‌​‌‍‍‌‌‍ ​‍‌‍‌‍‍‌‌‍‌​​ ‌‌‍‌‍‌‍ ‌‍ ‌ ‌​‌‍‌‌‌ ​‍​‍‌‍‌ ‌​‌ ‍‌‌ ​​‌‍‌‌​ ‌‌‍‌‍‌‍ ‌‍ ‌ ‌​‌‍‌‌‌ ​‍​‍‌‍‌ ​​‌‍​‌‌ ‌​‌‍‍​​ ‌‌‍​ ‌‍ ‌‍ ​‌ ‌‌‌‍ ‌‌‍ ‍‌ ​ ​‍‌‌​ ‌‌‌​​‍‌‌ ‌‍‍ ‌‍‌‌‌ ‍‌​‍‌‌​ ​ ‌​‌​​‍‌‌​ ​ ‌​‌​​‍‌‌​ ​‍​ ​‍‌‍​ ​ ​ ​ ‌​​ ​​‌‍​ ​ ‌‍‌‍‌​​ ‌​‌‍‌‍‌‍‌‌‌‍‌‌‌‍‌​​‍‌‌​ ​‍​ ​‍​‍‌‌​ ‌‌‌​‌​​‍ ‍‌‍ ​‌‍‍‌‌‍ ‍‌‍‍ ‌ ​ ​‍‌‌​ ‌‌‌​​‍‌‌ ‌‍‍ ‌‍‌‌‌ ‍‌​‍‌‌​ ​ ‌​‌​​‍‌‌​ ​ ‌​‌​​‍‌‌​ ​‍​ ​‍‌‍‌‌‌‍‌‌​ ​‌‌‍​ ‌‍​ ​ ​​‌‍‌​‌‍‌‌‌‍​‍‌‍​‌​ ‍​‌‍‌‌‌‍​‍‌‍​‍‌‍‌‍​ ‍​‌‍‌‍‌‍‌​​ ​‌‌‍‌‌​ ​​​ ​ ​ ​​​ ‌‌​ ‍‌​ ​ ​ ‍‌​ ‌ ‌‍​‌​ ‍‌‌‍‌​​ ​​​‍‌‌​ ​‍​ ​‍​‍‌‌​ ‌‌‌​‌​​‍ ‍‌‍ ‍‌‍​‌‌‍ ‌‌‍‌‌​‍‌‍‌ ​​‌‍‌‌‌ ​‍‌ ​ ‌ ​​‌‍‌‌‌‍​ ‌ ‌​‌‍‍‌‌ ‌‍‌‍‌‌​ ‌‌ ​​‌ ‌‌‌‍​‍‌‍ ​‌‍‍‌‌ ​ ‌‍‍​‌‍‌‌‌‍‌​​‍​‍‌ ‌
Careers at Chelsea Piers​​​​‌ ‍ ​‍​‍‌‍ ‌ ​‍‌‍‍‌‌‍‌ ‌‍‍‌‌‍ ‍​‍​‍​ ‍‍​‍​‍‌ ​ ‌‍​‌‌‍ ‍‌‍‍‌‌ ‌​‌ ‍‌​‍ ‍‌‍‍‌‌‍ ​‍​‍​‍ ​​‍​‍‌‍‍​‌ ​‍‌‍‌‌‌‍‌‍​‍​‍​ ‍‍​‍​‍‌‍‍​‌ ‌​‌ ‌​‌ ​​‌ ​ ​ ‍‍​‍ ​‍ ‌‍​ ‌‍‍​‌‍‌‌‌‍ ​‌ ​ ‌‍‌‌‌‍​‌‌ ​​‌‍‍‌‌‍‌‌‌ ​‍‌ ​ ​‍ ‍‌ ​ ‌‍​‌‌‍ ‍‌‍‍‌‌ ‌​‌ ‍‌​‍ ‍‌ ​ ‌ ‌​‌ ‌‌‌‍‌​‌‍‍‌‌‍ ​‍ ‌‍‍‌‌‍ ‍‌ ‌​‌‍‌‌‌‍ ‍‌ ‌​​‍ ‌‍‌‌‌‍‌​‌‍‍‌‌ ‌​​‍ ‌‍ ‌‌‍ ‌‍‌​‌‍‌‌​ ‌‌ ​​‌ ​‍‌‍‌‌‌ ​ ‌‍‌‌‌‍ ‍‌ ‌​‌‍​‌‌ ‌​‌‍‍‌‌‍ ‌‍ ‍​ ‍ ‌‍‍‌‌‍‌​​ ‌‌‍‌‍‌‍ ‌‍ ‌ ‌​‌‍‌‌‌ ​‍​ ‍ ‌ ‌​‌ ‍‌‌ ​​‌‍‌‌​ ‌‌‍‌‍‌‍ ‌‍ ‌ ‌​‌‍‌‌‌ ​‍​ ‍ ‌ ​​‌‍​‌‌ ‌​‌‍‍​​ ‌‌‍​ ‌‍ ‌‍ ​‌ ‌‌‌‍ ‌‌‍ ‍‌ ​ ​‍‌‌​ ‌‌‌​​‍‌‌ ‌‍‍ ‌‍‌‌‌ ‍‌​‍‌‌​ ​ ‌​‌​​‍‌‌​ ​ ‌​‌​​‍‌‌​ ​‍​ ​‍‌‍​ ​ ​ ​ ‌​​ ​​‌‍​ ​ ‌‍‌‍‌​​ ‌​‌‍‌‍‌‍‌‌‌‍‌‌‌‍‌​​‍‌‌​ ​‍​ ​‍​‍‌‌​ ‌‌‌​‌​​‍ ‍‌‍ ​‌‍‍‌‌‍ ‍‌‍‍ ‌ ​ ​‍‌‌​ ‌‌‌​​‍‌‌ ‌‍‍ ‌‍‌‌‌ ‍‌​‍‌‌​ ​ ‌​‌​​‍‌‌​ ​ ‌​‌​​‍‌‌​ ​‍​ ​‍​ ‌​​ ‍‌​ ​ ​ ‍​‌‍‌‌​ ​​​ ‍​​ ‌‍‌‍​‌​ ​ ‌‍​‍‌‍​ ​‍‌‌​ ​‍​ ​‍​‍‌‌​ ‌‌‌​‌​​‍ ‍‌‍ ‍‌‍​‌‌‍ ‌‌‍‌‌​ ‌‍​‍‌‍​‌‌ ​ ‌‍‌‌‌‌‌‌‌ ​‍‌‍ ​​ ‌‌‍‍​‌ ‌​‌ ‌​‌ ​​‌ ​ ​‍‌‌​ ​ ‌​​‌​‍‌‌​ ​‍‌​‌‍​‍‌‌​ ​‍‌​‌‍‌‍​ ‌‍‍​‌‍‌‌‌‍ ​‌ ​ ‌‍‌‌‌‍​‌‌ ​​‌‍‍‌‌‍‌‌‌ ​‍‌ ​ ​‍ ‍‌ ​ ‌‍​‌‌‍ ‍‌‍‍‌‌ ‌​‌ ‍‌​‍ ‍‌ ​ ‌ ‌​‌ ‌‌‌‍‌​‌‍‍‌‌‍ ​‍‌‍‌‍‍‌‌‍‌​​ ‌‌‍‌‍‌‍ ‌‍ ‌ ‌​‌‍‌‌‌ ​‍​‍‌‍‌ ‌​‌ ‍‌‌ ​​‌‍‌‌​ ‌‌‍‌‍‌‍ ‌‍ ‌ ‌​‌‍‌‌‌ ​‍​‍‌‍‌ ​​‌‍​‌‌ ‌​‌‍‍​​ ‌‌‍​ ‌‍ ‌‍ ​‌ ‌‌‌‍ ‌‌‍ ‍‌ ​ ​‍‌‌​ ‌‌‌​​‍‌‌ ‌‍‍ ‌‍‌‌‌ ‍‌​‍‌‌​ ​ ‌​‌​​‍‌‌​ ​ ‌​‌​​‍‌‌​ ​‍​ ​‍‌‍​ ​ ​ ​ ‌​​ ​​‌‍​ ​ ‌‍‌‍‌​​ ‌​‌‍‌‍‌‍‌‌‌‍‌‌‌‍‌​​‍‌‌​ ​‍​ ​‍​‍‌‌​ ‌‌‌​‌​​‍ ‍‌‍ ​‌‍‍‌‌‍ ‍‌‍‍ ‌ ​ ​‍‌‌​ ‌‌‌​​‍‌‌ ‌‍‍ ‌‍‌‌‌ ‍‌​‍‌‌​ ​ ‌​‌​​‍‌‌​ ​ ‌​‌​​‍‌‌​ ​‍​ ​‍​ ‌​​ ‍‌​ ​ ​ ‍​‌‍‌‌​ ​​​ ‍​​ ‌‍‌‍​‌​ ​ ‌‍​‍‌‍​ ​‍‌‌​ ​‍​ ​‍​‍‌‌​ ‌‌‌​‌​​‍ ‍‌‍ ‍‌‍​‌‌‍ ‌‌‍‌‌​‍‌‍‌ ​​‌‍‌‌‌ ​‍‌ ​ ‌ ​​‌‍‌‌‌‍​ ‌ ‌​‌‍‍‌‌ ‌‍‌‍‌‌​ ‌‌ ​​‌ ‌‌‌‍​‍‌‍ ​‌‍‍‌‌ ​ ‌‍‍​‌‍‌‌‌‍‌​​‍​‍‌ ‌
Chelsea Piers Foundation​​​​‌ ‍ ​‍​‍‌‍ ‌ ​‍‌‍‍‌‌‍‌ ‌‍‍‌‌‍ ‍​‍​‍​ ‍‍​‍​‍‌ ​ ‌‍​‌‌‍ ‍‌‍‍‌‌ ‌​‌ ‍‌​‍ ‍‌‍‍‌‌‍ ​‍​‍​‍ ​​‍​‍‌‍‍​‌ ​‍‌‍‌‌‌‍‌‍​‍​‍​ ‍‍​‍​‍‌‍‍​‌ ‌​‌ ‌​‌ ​​‌ ​ ​ ‍‍​‍ ​‍ ‌‍​ ‌‍‍​‌‍‌‌‌‍ ​‌ ​ ‌‍‌‌‌‍​‌‌ ​​‌‍‍‌‌‍‌‌‌ ​‍‌ ​ ​‍ ‍‌ ​ ‌‍​‌‌‍ ‍‌‍‍‌‌ ‌​‌ ‍‌​‍ ‍‌ ​ ‌ ‌​‌ ‌‌‌‍‌​‌‍‍‌‌‍ ​‍ ‌‍‍‌‌‍ ‍‌ ‌​‌‍‌‌‌‍ ‍‌ ‌​​‍ ‌‍‌‌‌‍‌​‌‍‍‌‌ ‌​​‍ ‌‍ ‌‌‍ ‌‍‌​‌‍‌‌​ ‌‌ ​​‌ ​‍‌‍‌‌‌ ​ ‌‍‌‌‌‍ ‍‌ ‌​‌‍​‌‌ ‌​‌‍‍‌‌‍ ‌‍ ‍​ ‍ ‌‍‍‌‌‍‌​​ ‌‌‍‌‍‌‍ ‌‍ ‌ ‌​‌‍‌‌‌ ​‍​ ‍ ‌ ‌​‌ ‍‌‌ ​​‌‍‌‌​ ‌‌‍‌‍‌‍ ‌‍ ‌ ‌​‌‍‌‌‌ ​‍​ ‍ ‌ ​​‌‍​‌‌ ‌​‌‍‍​​ ‌‌‍​ ‌‍ ‌‍ ​‌ ‌‌‌‍ ‌‌‍ ‍‌ ​ ​‍‌‌​ ‌‌‌​​‍‌‌ ‌‍‍ ‌‍‌‌‌ ‍‌​‍‌‌​ ​ ‌​‌​​‍‌‌​ ​ ‌​‌​​‍‌‌​ ​‍​ ​‍‌‍​ ​ ​ ​ ‌​​ ​​‌‍​ ​ ‌‍‌‍‌​​ ‌​‌‍‌‍‌‍‌‌‌‍‌‌‌‍‌​​‍‌‌​ ​‍​ ​‍​‍‌‌​ ‌‌‌​‌​​‍ ‍‌‍ ​‌‍‍‌‌‍ ‍‌‍‍ ‌ ​ ​‍‌‌​ ‌‌‌​​‍‌‌ ‌‍‍ ‌‍‌‌‌ ‍‌​‍‌‌​ ​ ‌​‌​​‍‌‌​ ​ ‌​‌​​‍‌‌​ ​‍​ ​‍​ ‌ ​ ‌ ​ ‌​​ ‌ ‌‍‌‍​ ‌ ‌‍‌​​ ‍‌​ ​ ​ ‌ ​ ‌ ‌‍‌‌​‍‌‌​ ​‍​ ​‍​‍‌‌​ ‌‌‌​‌​​‍ ‍‌‍ ‍‌‍​‌‌‍ ‌‌‍‌‌​ ‌‍​‍‌‍​‌‌ ​ ‌‍‌‌‌‌‌‌‌ ​‍‌‍ ​​ ‌‌‍‍​‌ ‌​‌ ‌​‌ ​​‌ ​ ​‍‌‌​ ​ ‌​​‌​‍‌‌​ ​‍‌​‌‍​‍‌‌​ ​‍‌​‌‍‌‍​ ‌‍‍​‌‍‌‌‌‍ ​‌ ​ ‌‍‌‌‌‍​‌‌ ​​‌‍‍‌‌‍‌‌‌ ​‍‌ ​ ​‍ ‍‌ ​ ‌‍​‌‌‍ ‍‌‍‍‌‌ ‌​‌ ‍‌​‍ ‍‌ ​ ‌ ‌​‌ ‌‌‌‍‌​‌‍‍‌‌‍ ​‍‌‍‌‍‍‌‌‍‌​​ ‌‌‍‌‍‌‍ ‌‍ ‌ ‌​‌‍‌‌‌ ​‍​‍‌‍‌ ‌​‌ ‍‌‌ ​​‌‍‌‌​ ‌‌‍‌‍‌‍ ‌‍ ‌ ‌​‌‍‌‌‌ ​‍​‍‌‍‌ ​​‌‍​‌‌ ‌​‌‍‍​​ ‌‌‍​ ‌‍ ‌‍ ​‌ ‌‌‌‍ ‌‌‍ ‍‌ ​ ​‍‌‌​ ‌‌‌​​‍‌‌ ‌‍‍ ‌‍‌‌‌ ‍‌​‍‌‌​ ​ ‌​‌​​‍‌‌​ ​ ‌​‌​​‍‌‌​ ​‍​ ​‍‌‍​ ​ ​ ​ ‌​​ ​​‌‍​ ​ ‌‍‌‍‌​​ ‌​‌‍‌‍‌‍‌‌‌‍‌‌‌‍‌​​‍‌‌​ ​‍​ ​‍​‍‌‌​ ‌‌‌​‌​​‍ ‍‌‍ ​‌‍‍‌‌‍ ‍‌‍‍ ‌ ​ ​‍‌‌​ ‌‌‌​​‍‌‌ ‌‍‍ ‌‍‌‌‌ ‍‌​‍‌‌​ ​ ‌​‌​​‍‌‌​ ​ ‌​‌​​‍‌‌​ ​‍​ ​‍​ ‌ ​ ‌ ​ ‌​​ ‌ ‌‍‌‍​ ‌ ‌‍‌​​ ‍‌​ ​ ​ ‌ ​ ‌ ‌‍‌‌​‍‌‌​ ​‍​ ​‍​‍‌‌​ ‌‌‌​‌​​‍ ‍‌‍ ‍‌‍​‌‌‍ ‌‌‍‌‌​‍‌‍‌ ​​‌‍‌‌‌ ​‍‌ ​ ‌ ​​‌‍‌‌‌‍​ ‌ ‌​‌‍‍‌‌ ‌‍‌‍‌‌​ ‌‌ ​​‌ ‌‌‌‍​‍‌‍ ​‌‍‍‌‌ ​ ‌‍‍​‌‍‌‌‌‍‌​​‍​‍‌ ‌
Gift Cards​​​​‌ ‍ ​‍​‍‌‍ ‌ ​‍‌‍‍‌‌‍‌ ‌‍‍‌‌‍ ‍​‍​‍​ ‍‍​‍​‍‌ ​ ‌‍​‌‌‍ ‍‌‍‍‌‌ ‌​‌ ‍‌​‍ ‍‌‍‍‌‌‍ ​‍​‍​‍ ​​‍​‍‌‍‍​‌ ​‍‌‍‌‌‌‍‌‍​‍​‍​ ‍‍​‍​‍‌‍‍​‌ ‌​‌ ‌​‌ ​​‌ ​ ​ ‍‍​‍ ​‍ ‌‍​ ‌‍‍​‌‍‌‌‌‍ ​‌ ​ ‌‍‌‌‌‍​‌‌ ​​‌‍‍‌‌‍‌‌‌ ​‍‌ ​ ​‍ ‍‌ ​ ‌‍​‌‌‍ ‍‌‍‍‌‌ ‌​‌ ‍‌​‍ ‍‌ ​ ‌ ‌​‌ ‌‌‌‍‌​‌‍‍‌‌‍ ​‍ ‌‍‍‌‌‍ ‍‌ ‌​‌‍‌‌‌‍ ‍‌ ‌​​‍ ‌‍‌‌‌‍‌​‌‍‍‌‌ ‌​​‍ ‌‍ ‌‌‍ ‌‍‌​‌‍‌‌​ ‌‌ ​​‌ ​‍‌‍‌‌‌ ​ ‌‍‌‌‌‍ ‍‌ ‌​‌‍​‌‌ ‌​‌‍‍‌‌‍ ‌‍ ‍​ ‍ ‌‍‍‌‌‍‌​​ ‌‌‍‌‍‌‍ ‌‍ ‌ ‌​‌‍‌‌‌ ​‍​ ‍ ‌ ‌​‌ ‍‌‌ ​​‌‍‌‌​ ‌‌‍‌‍‌‍ ‌‍ ‌ ‌​‌‍‌‌‌ ​‍​ ‍ ‌ ​​‌‍​‌‌ ‌​‌‍‍​​ ‌‌‍​ ‌‍ ‌‍ ​‌ ‌‌‌‍ ‌‌‍ ‍‌ ​ ​‍‌‌​ ‌‌‌​​‍‌‌ ‌‍‍ ‌‍‌‌‌ ‍‌​‍‌‌​ ​ ‌​‌​​‍‌‌​ ​ ‌​‌​​‍‌‌​ ​‍​ ​‍‌‍​ ​ ​ ​ ‌​​ ​​‌‍​ ​ ‌‍‌‍‌​​ ‌​‌‍‌‍‌‍‌‌‌‍‌‌‌‍‌​​‍‌‌​ ​‍​ ​‍​‍‌‌​ ‌‌‌​‌​​‍ ‍‌‍ ​‌‍‍‌‌‍ ‍‌‍‍ ‌ ​ ​‍‌‌​ ‌‌‌​​‍‌‌ ‌‍‍ ‌‍‌‌‌ ‍‌​‍‌‌​ ​ ‌​‌​​‍‌‌​ ​ ‌​‌​​‍‌‌​ ​‍​ ​‍‌‍‌​​ ‍​‌‍​ ‌‍​‌​ ‌​​ ‍‌​ ​‌‌‍‌‍​ ‍​​ ​ ​ ​ ​ ​​​‍‌‌​ ​‍​ ​‍​‍‌‌​ ‌‌‌​‌​​‍ ‍‌‍ ‍‌‍​‌‌‍ ‌‌‍‌‌​ ‌‍​‍‌‍​‌‌ ​ ‌‍‌‌‌‌‌‌‌ ​‍‌‍ ​​ ‌‌‍‍​‌ ‌​‌ ‌​‌ ​​‌ ​ ​‍‌‌​ ​ ‌​​‌​‍‌‌​ ​‍‌​‌‍​‍‌‌​ ​‍‌​‌‍‌‍​ ‌‍‍​‌‍‌‌‌‍ ​‌ ​ ‌‍‌‌‌‍​‌‌ ​​‌‍‍‌‌‍‌‌‌ ​‍‌ ​ ​‍ ‍‌ ​ ‌‍​‌‌‍ ‍‌‍‍‌‌ ‌​‌ ‍‌​‍ ‍‌ ​ ‌ ‌​‌ ‌‌‌‍‌​‌‍‍‌‌‍ ​‍‌‍‌‍‍‌‌‍‌​​ ‌‌‍‌‍‌‍ ‌‍ ‌ ‌​‌‍‌‌‌ ​‍​‍‌‍‌ ‌​‌ ‍‌‌ ​​‌‍‌‌​ ‌‌‍‌‍‌‍ ‌‍ ‌ ‌​‌‍‌‌‌ ​‍​‍‌‍‌ ​​‌‍​‌‌ ‌​‌‍‍​​ ‌‌‍​ ‌‍ ‌‍ ​‌ ‌‌‌‍ ‌‌‍ ‍‌ ​ ​‍‌‌​ ‌‌‌​​‍‌‌ ‌‍‍ ‌‍‌‌‌ ‍‌​‍‌‌​ ​ ‌​‌​​‍‌‌​ ​ ‌​‌​​‍‌‌​ ​‍​ ​‍‌‍​ ​ ​ ​ ‌​​ ​​‌‍​ ​ ‌‍‌‍‌​​ ‌​‌‍‌‍‌‍‌‌‌‍‌‌‌‍‌​​‍‌‌​ ​‍​ ​‍​‍‌‌​ ‌‌‌​‌​​‍ ‍‌‍ ​‌‍‍‌‌‍ ‍‌‍‍ ‌ ​ ​‍‌‌​ ‌‌‌​​‍‌‌ ‌‍‍ ‌‍‌‌‌ ‍‌​‍‌‌​ ​ ‌​‌​​‍‌‌​ ​ ‌​‌​​‍‌‌​ ​‍​ ​‍‌‍‌​​ ‍​‌‍​ ‌‍​‌​ ‌​​ ‍‌​ ​‌‌‍‌‍​ ‍​​ ​ ​ ​ ​ ​​​‍‌‌​ ​‍​ ​‍​‍‌‌​ ‌‌‌​‌​​‍ ‍‌‍ ‍‌‍​‌‌‍ ‌‌‍‌‌​‍‌‍‌ ​​‌‍‌‌‌ ​‍‌ ​ ‌ ​​‌‍‌‌‌‍​ ‌ ‌​‌‍‍‌‌ ‌‍‌‍‌‌​ ‌‌ ​​‌ ‌‌‌‍​‍‌‍ ​‌‍‍‌‌ ​ ‌‍‍​‌‍‌‌‌‍‌​​‍​‍‌ ‌